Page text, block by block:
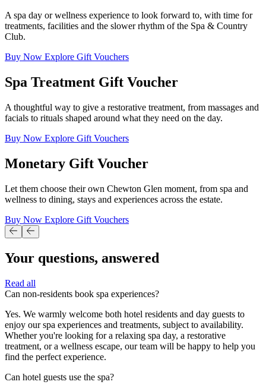
A spa day or wellness experience to look forward to, with time for
treatments, facilities and the slower rhythm of the Spa & Country
Club. ​​​​‌ ‍ ​‍​‍‌‍ ‌ ​‍‌‍‍‌‌‍‌ ‌‍‍‌‌‍ ‍​‍​‍​ ‍‍​‍​‍‌ ​ ‌‍​‌‌‍ ‍‌‍‍‌‌ ‌​‌ ‍‌​‍ ‍‌‍‍‌‌‍ ​‍​‍​‍ ​​‍​‍‌‍‍​‌ ​‍‌‍‌‌‌‍‌‍​‍​‍​ ‍‍​‍​‍‌‍‍​‌ ‌​‌ ‌​‌ ​​‌ ​ ​ ‍‍​‍ ​‍ ‌‍ ​​‍ ‌‌‍​‌‌‍ ‍‌‍‌​​‍ ‌‌ ​‍​‍ ‌‌‍‍​‌‍ ‌ ‌​‌‍‌‌‌‍ ​‌ ​ ​‍ ‌‌ ​ ‌ ‌​‌ ‌‌‌‍‌​‌‍‍‌‌‍ ​‍ ‍‌ ‌‍‌‍‌‌‌ ​‍‌‍​ ‌‍‌‌‌‍ ​​‍ ‍‌‍​‌‌ ​​‌ ​​​‍ ‌‍‍‌‌‍ ‍‌ ‌​‌‍‌‌‌‍ ‍‌ ‌​​‍ ‌‍‌‌‌‍‌​‌‍‍‌‌ ‌​​‍ ‌‍ ‌‌‍ ‌‍‌​‌‍‌‌​ ‌‌ ​​‌ ​‍‌‍‌‌‌ ​ ‌‍‌‌‌‍ ‍‌ ‌​‌‍​‌‌ ‌​‌‍‍‌‌‍ ‌‍ ‍​ ‍ ‌‍‍‌‌‍‌​​ ‌​ ​‌‌‍‌‍​ ‌‌‌‍​ ​ ​ ​ ‍​‌‍​‌‌‍​‌​‍ ‌​ ‍​​ ‍​​ ‌​​ ‍​​‍ ‌​ ‌​​ ​‍‌‍‌‌‌‍‌‍​‍ ‌​ ‍‌​ ‍​​ ​​‌‍‌‌​‍ ‌​ ‌ ‌‍‌​​ ‌​‌‍‌‌‌‍​ ‌‍‌​​ ‍‌​ ‍​​ ​ ‌‍​ ‌‍​‌‌‍‌‌​ ‍ ‌ ‌​‌ ‍‌‌ ​​‌‍‌‌​ ‌‌‍‍​‌‍ ‌ ‌​‌‍‌‌‌‍ ​‌‌​ ‌‍‍‌‌ ‌​‌‍‌‌‌‌​​‌‍​‌‌‍‌ ‌‍‌‌​ ‍ ‌ ​​‌‍​‌‌ ‌​‌‍‍​​ ‌‌ ​​‌‍​‌‌‍‌ ‌‍‌‌‌​​‍‌ ‌‌‌‍‍‌‌‍ ​‌‍‌​‌‍‌‌‌ ​‍​‍‌‌​ ‌‌‌​​‍‌‌ ‌‍‍ ‌‍‌‌‌ ‍‌​‍‌‌​ ​ ‌​‌​​‍‌‌​ ​ ‌​‌​​‍‌‌​ ​‍​ ​‍‌‍​ ​ ‌​​ ‌ ​ ‌ ​ ‌‍​ ‌‌​ ​ ​ ​​​ ​‌​ ​ ‌‍‌‍​ ‍​​‍‌‌​ ​‍​ ​‍​‍‌‌​ ‌‌‌​‌​​‍ ‍‌‍‌‌‌‍ ‍‌ ‌​‌ ​‍‌‍‍‌‌‍‌‌‌ ​ ​‍‌‌​ ‌‌‌​​‍‌‌ ‌‍‍ ‌‍‌‌‌ ‍‌​‍‌‌​ ​ ‌​‌​​‍‌‌​ ​ ‌​‌​​‍‌‌​ ​‍​ ​‍​ ‍​‌‍‌‍‌‍‌​‌‍​‌‌‍‌‌​ ​​‌‍​ ​ ‌‌‌‍​‌​ ‌‍‌‍‌‌​ ‍‌​‍‌‌​ ​‍​ ​‍​‍‌‌​ ‌‌‌​‌​​‍ ‍‌‍​‍‌‍ ‌‍‌​‌ ‍‌​ ‌‍​‍‌‍​‌‌ ​ ‌‍‌‌‌‌‌‌‌ ​‍‌‍ ​​ ‌‌‍‍​‌ ‌​‌ ‌​‌ ​​‌ ​ ​‍‌‌​ ​ ‌​​‌​‍‌‌​ ​‍‌​‌‍​‍‌‌​ ​‍‌​‌‍‌‍ ​​‍ ‌‌‍​‌‌‍ ‍‌‍‌​​‍ ‌‌ ​‍​‍ ‌‌‍‍​‌‍ ‌ ‌​‌‍‌‌‌‍ ​‌ ​ ​‍ ‌‌ ​ ‌ ‌​‌ ‌‌‌‍‌​‌‍‍‌‌‍ ​‍ ‍‌ ‌‍‌‍‌‌‌ ​‍‌‍​ ‌‍‌‌‌‍ ​​‍ ‍‌‍​‌‌ ​​‌ ​​​‍‌‍‌‍‍‌‌‍‌​​ ‌​ ​‌‌‍‌‍​ ‌‌‌‍​ ​ ​ ​ ‍​‌‍​‌‌‍​‌​‍ ‌​ ‍​​ ‍​​ ‌​​ ‍​​‍ ‌​ ‌​​ ​‍‌‍‌‌‌‍‌‍​‍ ‌​ ‍‌​ ‍​​ ​​‌‍‌‌​‍ ‌​ ‌ ‌‍‌​​ ‌​‌‍‌‌‌‍​ ‌‍‌​​ ‍‌​ ‍​​ ​ ‌‍​ ‌‍​‌‌‍‌‌​‍‌‍‌ ‌​‌ ‍‌‌ ​​‌‍‌‌​ ‌‌‍‍​‌‍ ‌ ‌​‌‍‌‌‌‍ ​‌‌​ ‌‍‍‌‌ ‌​‌‍‌‌‌‌​​‌‍​‌‌‍‌ ‌‍‌‌​‍‌‍‌ ​​‌‍​‌‌ ‌​‌‍‍​​ ‌‌ ​​‌‍​‌‌‍‌ ‌‍‌‌‌​​‍‌ ‌‌‌‍‍‌‌‍ ​‌‍‌​‌‍‌‌‌ ​‍​‍‌‌​ ‌‌‌​​‍‌‌ ‌‍‍ ‌‍‌‌‌ ‍‌​‍‌‌​ ​ ‌​‌​​‍‌‌​ ​ ‌​‌​​‍‌‌​ ​‍​ ​‍‌‍​ ​ ‌​​ ‌ ​ ‌ ​ ‌‍​ ‌‌​ ​ ​ ​​​ ​‌​ ​ ‌‍‌‍​ ‍​​‍‌‌​ ​‍​ ​‍​‍‌‌​ ‌‌‌​‌​​‍ ‍‌‍‌‌‌‍ ‍‌ ‌​‌ ​‍‌‍‍‌‌‍‌‌‌ ​ ​‍‌‌​ ‌‌‌​​‍‌‌ ‌‍‍ ‌‍‌‌‌ ‍‌​‍‌‌​ ​ ‌​‌​​‍‌‌​ ​ ‌​‌​​‍‌‌​ ​‍​ ​‍​ ‍​‌‍‌‍‌‍‌​‌‍​‌‌‍‌‌​ ​​‌‍​ ​ ‌‌‌‍​‌​ ‌‍‌‍‌‌​ ‍‌​‍‌‌​ ​‍​ ​‍​‍‌‌​ ‌‌‌​‌​​‍ ‍‌‍​‍‌‍ ‌‍‌​‌ ‍‌​‍‌‍‌ ​​‌‍‌‌‌ ​‍‌ ​ ‌ ​​‌‍‌‌‌‍​ ‌ ‌​‌‍‍‌‌ ‌‍‌‍‌‌​ ‌‌ ​​‌ ‌‌‌‍​‍‌‍ ​‌‍‍‌‌ ​ ‌‍‍​‌‍‌‌‌‍‌​​‍​‍‌ ‌
Buy Now ​​​​‌ ‍ ​‍​‍‌‍ ‌ ​‍‌‍‍‌‌‍‌ ‌‍‍‌‌‍ ‍​‍​‍​ ‍‍​‍​‍‌ ​ ‌‍​‌‌‍ ‍‌‍‍‌‌ ‌​‌ ‍‌​‍ ‍‌‍‍‌‌‍ ​‍​‍​‍ ​​‍​‍‌‍‍​‌ ​‍‌‍‌‌‌‍‌‍​‍​‍​ ‍‍​‍​‍‌‍‍​‌ ‌​‌ ‌​‌ ​​‌ ​ ​ ‍‍​‍ ​‍ ‌‍ ​​‍ ‌‌‍​‌‌‍ ‍‌‍‌​​‍ ‌‌ ​‍​‍ ‌‌‍‍​‌‍ ‌ ‌​‌‍‌‌‌‍ ​‌ ​ ​‍ ‌‌ ​ ‌ ‌​‌ ‌‌‌‍‌​‌‍‍‌‌‍ ​‍ ‍‌ ‌‍‌‍‌‌‌ ​‍‌‍​ ‌‍‌‌‌‍ ​​‍ ‍‌‍​‌‌ ​​‌ ​​​‍ ‌‍‍‌‌‍ ‍‌ ‌​‌‍‌‌‌‍ ‍‌ ‌​​‍ ‌‍‌‌‌‍‌​‌‍‍‌‌ ‌​​‍ ‌‍ ‌‌‍ ‌‍‌​‌‍‌‌​ ‌‌ ​​‌ ​‍‌‍‌‌‌ ​ ‌‍‌‌‌‍ ‍‌ ‌​‌‍​‌‌ ‌​‌‍‍‌‌‍ ‌‍ ‍​ ‍ ‌‍‍‌‌‍‌​​ ‌​ ​‌‌‍‌‍​ ‌‌‌‍​ ​ ​ ​ ‍​‌‍​‌‌‍​‌​‍ ‌​ ‍​​ ‍​​ ‌​​ ‍​​‍ ‌​ ‌​​ ​‍‌‍‌‌‌‍‌‍​‍ ‌​ ‍‌​ ‍​​ ​​‌‍‌‌​‍ ‌​ ‌ ‌‍‌​​ ‌​‌‍‌‌‌‍​ ‌‍‌​​ ‍‌​ ‍​​ ​ ‌‍​ ‌‍​‌‌‍‌‌​ ‍ ‌ ‌​‌ ‍‌‌ ​​‌‍‌‌​ ‌‌‍‍​‌‍ ‌ ‌​‌‍‌‌‌‍ ​‌‌​ ‌‍‍‌‌ ‌​‌‍‌‌‌‌​​‌‍​‌‌‍‌ ‌‍‌‌​ ‍ ‌ ​​‌‍​‌‌ ‌​‌‍‍​​ ‌‌ ​​‌‍​‌‌‍‌ ‌‍‌‌‌​​‍‌ ‌‌‌‍‍‌‌‍ ​‌‍‌​‌‍‌‌‌ ​‍​‍‌‌​ ‌‌‌​​‍‌‌ ‌‍‍ ‌‍‌‌‌ ‍‌​‍‌‌​ ​ ‌​‌​​‍‌‌​ ​ ‌​‌​​‍‌‌​ ​‍​ ​‍‌‍​ ​ ‌​​ ‌ ​ ‌ ​ ‌‍​ ‌‌​ ​ ​ ​​​ ​‌​ ​ ‌‍‌‍​ ‍​​‍‌‌​ ​‍​ ​‍​‍‌‌​ ‌‌‌​‌​​‍ ‍‌‍‌‌‌‍ ‍‌ ‌​‌ ​‍‌‍‍‌‌‍‌‌‌ ​ ​‍‌‌​ ‌‌‌​​‍‌‌ ‌‍‍ ‌‍‌‌‌ ‍‌​‍‌‌​ ​ ‌​‌​​‍‌‌​ ​ ‌​‌​​‍‌‌​ ​‍​ ​‍​ ‍​‌‍‌‍‌‍‌​‌‍​‌‌‍‌‌​ ​​‌‍​ ​ ‌‌‌‍​‌​ ‌‍‌‍‌‌​ ‍‌​‍‌‌​ ​‍​ ​‍​‍‌‌​ ‌‌‌​‌​​‍ ‍‌ ​​‌ ​‍‌‍‍‌‌‍ ‌‌‍​‌‌ ​‍‌ ‍‌‌​​ ‌ ‌​‌‍​‌​‍ ‍‌‍ ​‌‍​‌‌‍​‍‌‍‌‌‌‍ ​​ ‌‍​‍‌‍​‌‌ ​ ‌‍‌‌‌‌‌‌‌ ​‍‌‍ ​​ ‌‌‍‍​‌ ‌​‌ ‌​‌ ​​‌ ​ ​‍‌‌​ ​ ‌​​‌​‍‌‌​ ​‍‌​‌‍​‍‌‌​ ​‍‌​‌‍‌‍ ​​‍ ‌‌‍​‌‌‍ ‍‌‍‌​​‍ ‌‌ ​‍​‍ ‌‌‍‍​‌‍ ‌ ‌​‌‍‌‌‌‍ ​‌ ​ ​‍ ‌‌ ​ ‌ ‌​‌ ‌‌‌‍‌​‌‍‍‌‌‍ ​‍ ‍‌ ‌‍‌‍‌‌‌ ​‍‌‍​ ‌‍‌‌‌‍ ​​‍ ‍‌‍​‌‌ ​​‌ ​​​‍‌‍‌‍‍‌‌‍‌​​ ‌​ ​‌‌‍‌‍​ ‌‌‌‍​ ​ ​ ​ ‍​‌‍​‌‌‍​‌​‍ ‌​ ‍​​ ‍​​ ‌​​ ‍​​‍ ‌​ ‌​​ ​‍‌‍‌‌‌‍‌‍​‍ ‌​ ‍‌​ ‍​​ ​​‌‍‌‌​‍ ‌​ ‌ ‌‍‌​​ ‌​‌‍‌‌‌‍​ ‌‍‌​​ ‍‌​ ‍​​ ​ ‌‍​ ‌‍​‌‌‍‌‌​‍‌‍‌ ‌​‌ ‍‌‌ ​​‌‍‌‌​ ‌‌‍‍​‌‍ ‌ ‌​‌‍‌‌‌‍ ​‌‌​ ‌‍‍‌‌ ‌​‌‍‌‌‌‌​​‌‍​‌‌‍‌ ‌‍‌‌​‍‌‍‌ ​​‌‍​‌‌ ‌​‌‍‍​​ ‌‌ ​​‌‍​‌‌‍‌ ‌‍‌‌‌​​‍‌ ‌‌‌‍‍‌‌‍ ​‌‍‌​‌‍‌‌‌ ​‍​‍‌‌​ ‌‌‌​​‍‌‌ ‌‍‍ ‌‍‌‌‌ ‍‌​‍‌‌​ ​ ‌​‌​​‍‌‌​ ​ ‌​‌​​‍‌‌​ ​‍​ ​‍‌‍​ ​ ‌​​ ‌ ​ ‌ ​ ‌‍​ ‌‌​ ​ ​ ​​​ ​‌​ ​ ‌‍‌‍​ ‍​​‍‌‌​ ​‍​ ​‍​‍‌‌​ ‌‌‌​‌​​‍ ‍‌‍‌‌‌‍ ‍‌ ‌​‌ ​‍‌‍‍‌‌‍‌‌‌ ​ ​‍‌‌​ ‌‌‌​​‍‌‌ ‌‍‍ ‌‍‌‌‌ ‍‌​‍‌‌​ ​ ‌​‌​​‍‌‌​ ​ ‌​‌​​‍‌‌​ ​‍​ ​‍​ ‍​‌‍‌‍‌‍‌​‌‍​‌‌‍‌‌​ ​​‌‍​ ​ ‌‌‌‍​‌​ ‌‍‌‍‌‌​ ‍‌​‍‌‌​ ​‍​ ​‍​‍‌‌​ ‌‌‌​‌​​‍ ‍‌ ​​‌ ​‍‌‍‍‌‌‍ ‌‌‍​‌‌ ​‍‌ ‍‌‌​​ ‌ ‌​‌‍​‌​‍ ‍‌‍ ​‌‍​‌‌‍​‍‌‍‌‌‌‍ ​​‍‌‍‌ ​​‌‍‌‌‌ ​‍‌ ​ ‌ ​​‌‍‌‌‌‍​ ‌ ‌​‌‍‍‌‌ ‌‍‌‍‌‌​ ‌‌ ​​‌ ‌‌‌‍​‍‌‍ ​‌‍‍‌‌ ​ ‌‍‍​‌‍‌‌‌‍‌​​‍​‍‌ ‌ Explore Gift Vouchers​​​​‌ ‍ ​‍​‍‌‍ ‌ ​‍‌‍‍‌‌‍‌ ‌‍‍‌‌‍ ‍​‍​‍​ ‍‍​‍​‍‌ ​ ‌‍​‌‌‍ ‍‌‍‍‌‌ ‌​‌ ‍‌​‍ ‍‌‍‍‌‌‍ ​‍​‍​‍ ​​‍​‍‌‍‍​‌ ​‍‌‍‌‌‌‍‌‍​‍​‍​ ‍‍​‍​‍‌‍‍​‌ ‌​‌ ‌​‌ ​​‌ ​ ​ ‍‍​‍ ​‍ ‌‍ ​​‍ ‌‌‍​‌‌‍ ‍‌‍‌​​‍ ‌‌ ​‍​‍ ‌‌‍‍​‌‍ ‌ ‌​‌‍‌‌‌‍ ​‌ ​ ​‍ ‌‌ ​ ‌ ‌​‌ ‌‌‌‍‌​‌‍‍‌‌‍ ​‍ ‍‌ ‌‍‌‍‌‌‌ ​‍‌‍​ ‌‍‌‌‌‍ ​​‍ ‍‌‍​‌‌ ​​‌ ​​​‍ ‌‍‍‌‌‍ ‍‌ ‌​‌‍‌‌‌‍ ‍‌ ‌​​‍ ‌‍‌‌‌‍‌​‌‍‍‌‌ ‌​​‍ ‌‍ ‌‌‍ ‌‍‌​‌‍‌‌​ ‌‌ ​​‌ ​‍‌‍‌‌‌ ​ ‌‍‌‌‌‍ ‍‌ ‌​‌‍​‌‌ ‌​‌‍‍‌‌‍ ‌‍ ‍​ ‍ ‌‍‍‌‌‍‌​​ ‌​ ​‌‌‍‌‍​ ‌‌‌‍​ ​ ​ ​ ‍​‌‍​‌‌‍​‌​‍ ‌​ ‍​​ ‍​​ ‌​​ ‍​​‍ ‌​ ‌​​ ​‍‌‍‌‌‌‍‌‍​‍ ‌​ ‍‌​ ‍​​ ​​‌‍‌‌​‍ ‌​ ‌ ‌‍‌​​ ‌​‌‍‌‌‌‍​ ‌‍‌​​ ‍‌​ ‍​​ ​ ‌‍​ ‌‍​‌‌‍‌‌​ ‍ ‌ ‌​‌ ‍‌‌ ​​‌‍‌‌​ ‌‌‍‍​‌‍ ‌ ‌​‌‍‌‌‌‍ ​‌‌​ ‌‍‍‌‌ ‌​‌‍‌‌‌‌​​‌‍​‌‌‍‌ ‌‍‌‌​ ‍ ‌ ​​‌‍​‌‌ ‌​‌‍‍​​ ‌‌ ​​‌‍​‌‌‍‌ ‌‍‌‌‌​​‍‌ ‌‌‌‍‍‌‌‍ ​‌‍‌​‌‍‌‌‌ ​‍​‍‌‌​ ‌‌‌​​‍‌‌ ‌‍‍ ‌‍‌‌‌ ‍‌​‍‌‌​ ​ ‌​‌​​‍‌‌​ ​ ‌​‌​​‍‌‌​ ​‍​ ​‍‌‍​ ​ ‌​​ ‌ ​ ‌ ​ ‌‍​ ‌‌​ ​ ​ ​​​ ​‌​ ​ ‌‍‌‍​ ‍​​‍‌‌​ ​‍​ ​‍​‍‌‌​ ‌‌‌​‌​​‍ ‍‌‍‌‌‌‍ ‍‌ ‌​‌ ​‍‌‍‍‌‌‍‌‌‌ ​ ​‍‌‌​ ‌‌‌​​‍‌‌ ‌‍‍ ‌‍‌‌‌ ‍‌​‍‌‌​ ​ ‌​‌​​‍‌‌​ ​ ‌​‌​​‍‌‌​ ​‍​ ​‍​ ‍​‌‍‌‍‌‍‌​‌‍​‌‌‍‌‌​ ​​‌‍​ ​ ‌‌‌‍​‌​ ‌‍‌‍‌‌​ ‍‌​‍‌‌​ ​‍​ ​‍​‍‌‌​ ‌‌‌​‌​​‍ ‍‌ ​ ‌‍‌‌‌‍​ ‌‍ ‌‍ ‍‌‍‌​‌‍​‌‌ ​‍‌ ‍‌‌​​ ‌ ‌​‌‍​‌​‍ ‍‌‍ ​‌‍​‌‌‍​‍‌‍‌‌‌‍ ​​ ‌‍​‍‌‍​‌‌ ​ ‌‍‌‌‌‌‌‌‌ ​‍‌‍ ​​ ‌‌‍‍​‌ ‌​‌ ‌​‌ ​​‌ ​ ​‍‌‌​ ​ ‌​​‌​‍‌‌​ ​‍‌​‌‍​‍‌‌​ ​‍‌​‌‍‌‍ ​​‍ ‌‌‍​‌‌‍ ‍‌‍‌​​‍ ‌‌ ​‍​‍ ‌‌‍‍​‌‍ ‌ ‌​‌‍‌‌‌‍ ​‌ ​ ​‍ ‌‌ ​ ‌ ‌​‌ ‌‌‌‍‌​‌‍‍‌‌‍ ​‍ ‍‌ ‌‍‌‍‌‌‌ ​‍‌‍​ ‌‍‌‌‌‍ ​​‍ ‍‌‍​‌‌ ​​‌ ​​​‍‌‍‌‍‍‌‌‍‌​​ ‌​ ​‌‌‍‌‍​ ‌‌‌‍​ ​ ​ ​ ‍​‌‍​‌‌‍​‌​‍ ‌​ ‍​​ ‍​​ ‌​​ ‍​​‍ ‌​ ‌​​ ​‍‌‍‌‌‌‍‌‍​‍ ‌​ ‍‌​ ‍​​ ​​‌‍‌‌​‍ ‌​ ‌ ‌‍‌​​ ‌​‌‍‌‌‌‍​ ‌‍‌​​ ‍‌​ ‍​​ ​ ‌‍​ ‌‍​‌‌‍‌‌​‍‌‍‌ ‌​‌ ‍‌‌ ​​‌‍‌‌​ ‌‌‍‍​‌‍ ‌ ‌​‌‍‌‌‌‍ ​‌‌​ ‌‍‍‌‌ ‌​‌‍‌‌‌‌​​‌‍​‌‌‍‌ ‌‍‌‌​‍‌‍‌ ​​‌‍​‌‌ ‌​‌‍‍​​ ‌‌ ​​‌‍​‌‌‍‌ ‌‍‌‌‌​​‍‌ ‌‌‌‍‍‌‌‍ ​‌‍‌​‌‍‌‌‌ ​‍​‍‌‌​ ‌‌‌​​‍‌‌ ‌‍‍ ‌‍‌‌‌ ‍‌​‍‌‌​ ​ ‌​‌​​‍‌‌​ ​ ‌​‌​​‍‌‌​ ​‍​ ​‍‌‍​ ​ ‌​​ ‌ ​ ‌ ​ ‌‍​ ‌‌​ ​ ​ ​​​ ​‌​ ​ ‌‍‌‍​ ‍​​‍‌‌​ ​‍​ ​‍​‍‌‌​ ‌‌‌​‌​​‍ ‍‌‍‌‌‌‍ ‍‌ ‌​‌ ​‍‌‍‍‌‌‍‌‌‌ ​ ​‍‌‌​ ‌‌‌​​‍‌‌ ‌‍‍ ‌‍‌‌‌ ‍‌​‍‌‌​ ​ ‌​‌​​‍‌‌​ ​ ‌​‌​​‍‌‌​ ​‍​ ​‍​ ‍​‌‍‌‍‌‍‌​‌‍​‌‌‍‌‌​ ​​‌‍​ ​ ‌‌‌‍​‌​ ‌‍‌‍‌‌​ ‍‌​‍‌‌​ ​‍​ ​‍​‍‌‌​ ‌‌‌​‌​​‍ ‍‌ ​ ‌‍‌‌‌‍​ ‌‍ ‌‍ ‍‌‍‌​‌‍​‌‌ ​‍‌ ‍‌‌​​ ‌ ‌​‌‍​‌​‍ ‍‌‍ ​‌‍​‌‌‍​‍‌‍‌‌‌‍ ​​‍‌‍‌ ​​‌‍‌‌‌ ​‍‌ ​ ‌ ​​‌‍‌‌‌‍​ ‌ ‌​‌‍‍‌‌ ‌‍‌‍‌‌​ ‌‌ ​​‌ ‌‌‌‍​‍‌‍ ​‌‍‍‌‌ ​ ‌‍‍​‌‍‌‌‌‍‌​​‍​‍‌ ‌
Spa Treatment Gift Voucher​​​​‌ ‍ ​‍​‍‌‍ ‌ ​‍‌‍‍‌‌‍‌ ‌‍‍‌‌‍ ‍​‍​‍​ ‍‍​‍​‍‌ ​ ‌‍​‌‌‍ ‍‌‍‍‌‌ ‌​‌ ‍‌​‍ ‍‌‍‍‌‌‍ ​‍​‍​‍ ​​‍​‍‌‍‍​‌ ​‍‌‍‌‌‌‍‌‍​‍​‍​ ‍‍​‍​‍‌‍‍​‌ ‌​‌ ‌​‌ ​​‌ ​ ​ ‍‍​‍ ​‍ ‌‍ ​​‍ ‌‌‍​‌‌‍ ‍‌‍‌​​‍ ‌‌ ​‍​‍ ‌‌‍‍​‌‍ ‌ ‌​‌‍‌‌‌‍ ​‌ ​ ​‍ ‌‌ ​ ‌ ‌​‌ ‌‌‌‍‌​‌‍‍‌‌‍ ​‍ ‍‌ ‌‍‌‍‌‌‌ ​‍‌‍​ ‌‍‌‌‌‍ ​​‍ ‍‌‍​‌‌ ​​‌ ​​​‍ ‌‍‍‌‌‍ ‍‌ ‌​‌‍‌‌‌‍ ‍‌ ‌​​‍ ‌‍‌‌‌‍‌​‌‍‍‌‌ ‌​​‍ ‌‍ ‌‌‍ ‌‍‌​‌‍‌‌​ ‌‌ ​​‌ ​‍‌‍‌‌‌ ​ ‌‍‌‌‌‍ ‍‌ ‌​‌‍​‌‌ ‌​‌‍‍‌‌‍ ‌‍ ‍​ ‍ ‌‍‍‌‌‍‌​​ ‌​ ​‌‌‍‌‍​ ‌‌‌‍​ ​ ​ ​ ‍​‌‍​‌‌‍​‌​‍ ‌​ ‍​​ ‍​​ ‌​​ ‍​​‍ ‌​ ‌​​ ​‍‌‍‌‌‌‍‌‍​‍ ‌​ ‍‌​ ‍​​ ​​‌‍‌‌​‍ ‌​ ‌ ‌‍‌​​ ‌​‌‍‌‌‌‍​ ‌‍‌​​ ‍‌​ ‍​​ ​ ‌‍​ ‌‍​‌‌‍‌‌​ ‍ ‌ ‌​‌ ‍‌‌ ​​‌‍‌‌​ ‌‌‍‍​‌‍ ‌ ‌​‌‍‌‌‌‍ ​‌‌​ ‌‍‍‌‌ ‌​‌‍‌‌‌‌​​‌‍​‌‌‍‌ ‌‍‌‌​ ‍ ‌ ​​‌‍​‌‌ ‌​‌‍‍​​ ‌‌ ​​‌‍​‌‌‍‌ ‌‍‌‌‌​​‍‌ ‌‌‌‍‍‌‌‍ ​‌‍‌​‌‍‌‌‌ ​‍​‍‌‌​ ‌‌‌​​‍‌‌ ‌‍‍ ‌‍‌‌‌ ‍‌​‍‌‌​ ​ ‌​‌​​‍‌‌​ ​ ‌​‌​​‍‌‌​ ​‍​ ​‍‌‍​ ​ ‌​​ ‌ ​ ‌ ​ ‌‍​ ‌‌​ ​ ​ ​​​ ​‌​ ​ ‌‍‌‍​ ‍​​‍‌‌​ ​‍​ ​‍​‍‌‌​ ‌‌‌​‌​​‍ ‍‌‍‌‌‌‍ ‍‌ ‌​‌ ​‍‌‍‍‌‌‍‌‌‌ ​ ​‍‌‌​ ‌‌‌​​‍‌‌ ‌‍‍ ‌‍‌‌‌ ‍‌​‍‌‌​ ​ ‌​‌​​‍‌‌​ ​ ‌​‌​​‍‌‌​ ​‍​ ​‍​ ‌‌‌‍‌‌​ ‌​​ ‌‌​ ‌​​ ​‌​ ‌‍‌‍​‌​ ‌​‌‍​‍​ ​‌​ ​​​‍‌‌​ ​‍​ ​‍​‍‌‌​ ‌‌‌​‌​​‍ ‍‌‍‍​‌‍‌‌‌‍​‌‌‍‌​‌‍‍‌‌‍ ‍‌‍‌ ​ ‌‍​‍‌‍​‌‌ ​ ‌‍‌‌‌‌‌‌‌ ​‍‌‍ ​​ ‌‌‍‍​‌ ‌​‌ ‌​‌ ​​‌ ​ ​‍‌‌​ ​ ‌​​‌​‍‌‌​ ​‍‌​‌‍​‍‌‌​ ​‍‌​‌‍‌‍ ​​‍ ‌‌‍​‌‌‍ ‍‌‍‌​​‍ ‌‌ ​‍​‍ ‌‌‍‍​‌‍ ‌ ‌​‌‍‌‌‌‍ ​‌ ​ ​‍ ‌‌ ​ ‌ ‌​‌ ‌‌‌‍‌​‌‍‍‌‌‍ ​‍ ‍‌ ‌‍‌‍‌‌‌ ​‍‌‍​ ‌‍‌‌‌‍ ​​‍ ‍‌‍​‌‌ ​​‌ ​​​‍‌‍‌‍‍‌‌‍‌​​ ‌​ ​‌‌‍‌‍​ ‌‌‌‍​ ​ ​ ​ ‍​‌‍​‌‌‍​‌​‍ ‌​ ‍​​ ‍​​ ‌​​ ‍​​‍ ‌​ ‌​​ ​‍‌‍‌‌‌‍‌‍​‍ ‌​ ‍‌​ ‍​​ ​​‌‍‌‌​‍ ‌​ ‌ ‌‍‌​​ ‌​‌‍‌‌‌‍​ ‌‍‌​​ ‍‌​ ‍​​ ​ ‌‍​ ‌‍​‌‌‍‌‌​‍‌‍‌ ‌​‌ ‍‌‌ ​​‌‍‌‌​ ‌‌‍‍​‌‍ ‌ ‌​‌‍‌‌‌‍ ​‌‌​ ‌‍‍‌‌ ‌​‌‍‌‌‌‌​​‌‍​‌‌‍‌ ‌‍‌‌​‍‌‍‌ ​​‌‍​‌‌ ‌​‌‍‍​​ ‌‌ ​​‌‍​‌‌‍‌ ‌‍‌‌‌​​‍‌ ‌‌‌‍‍‌‌‍ ​‌‍‌​‌‍‌‌‌ ​‍​‍‌‌​ ‌‌‌​​‍‌‌ ‌‍‍ ‌‍‌‌‌ ‍‌​‍‌‌​ ​ ‌​‌​​‍‌‌​ ​ ‌​‌​​‍‌‌​ ​‍​ ​‍‌‍​ ​ ‌​​ ‌ ​ ‌ ​ ‌‍​ ‌‌​ ​ ​ ​​​ ​‌​ ​ ‌‍‌‍​ ‍​​‍‌‌​ ​‍​ ​‍​‍‌‌​ ‌‌‌​‌​​‍ ‍‌‍‌‌‌‍ ‍‌ ‌​‌ ​‍‌‍‍‌‌‍‌‌‌ ​ ​‍‌‌​ ‌‌‌​​‍‌‌ ‌‍‍ ‌‍‌‌‌ ‍‌​‍‌‌​ ​ ‌​‌​​‍‌‌​ ​ ‌​‌​​‍‌‌​ ​‍​ ​‍​ ‌‌‌‍‌‌​ ‌​​ ‌‌​ ‌​​ ​‌​ ‌‍‌‍​‌​ ‌​‌‍​‍​ ​‌​ ​​​‍‌‌​ ​‍​ ​‍​‍‌‌​ ‌‌‌​‌​​‍ ‍‌‍‍​‌‍‌‌‌‍​‌‌‍‌​‌‍‍‌‌‍ ‍‌‍‌ ​‍‌‍‌ ​​‌‍‌‌‌ ​‍‌ ​ ‌ ​​‌‍‌‌‌‍​ ‌ ‌​‌‍‍‌‌ ‌‍‌‍‌‌​ ‌‌ ​​‌ ‌‌‌‍​‍‌‍ ​‌‍‍‌‌ ​ ‌‍‍​‌‍‌‌‌‍‌​​‍​‍‌ ‌
A thoughtful way to give a restorative treatment, from massages and
facials to rituals shaped around what they need on the day. ​​​​‌ ‍ ​‍​‍‌‍ ‌ ​‍‌‍‍‌‌‍‌ ‌‍‍‌‌‍ ‍​‍​‍​ ‍‍​‍​‍‌ ​ ‌‍​‌‌‍ ‍‌‍‍‌‌ ‌​‌ ‍‌​‍ ‍‌‍‍‌‌‍ ​‍​‍​‍ ​​‍​‍‌‍‍​‌ ​‍‌‍‌‌‌‍‌‍​‍​‍​ ‍‍​‍​‍‌‍‍​‌ ‌​‌ ‌​‌ ​​‌ ​ ​ ‍‍​‍ ​‍ ‌‍ ​​‍ ‌‌‍​‌‌‍ ‍‌‍‌​​‍ ‌‌ ​‍​‍ ‌‌‍‍​‌‍ ‌ ‌​‌‍‌‌‌‍ ​‌ ​ ​‍ ‌‌ ​ ‌ ‌​‌ ‌‌‌‍‌​‌‍‍‌‌‍ ​‍ ‍‌ ‌‍‌‍‌‌‌ ​‍‌‍​ ‌‍‌‌‌‍ ​​‍ ‍‌‍​‌‌ ​​‌ ​​​‍ ‌‍‍‌‌‍ ‍‌ ‌​‌‍‌‌‌‍ ‍‌ ‌​​‍ ‌‍‌‌‌‍‌​‌‍‍‌‌ ‌​​‍ ‌‍ ‌‌‍ ‌‍‌​‌‍‌‌​ ‌‌ ​​‌ ​‍‌‍‌‌‌ ​ ‌‍‌‌‌‍ ‍‌ ‌​‌‍​‌‌ ‌​‌‍‍‌‌‍ ‌‍ ‍​ ‍ ‌‍‍‌‌‍‌​​ ‌​ ​‌‌‍‌‍​ ‌‌‌‍​ ​ ​ ​ ‍​‌‍​‌‌‍​‌​‍ ‌​ ‍​​ ‍​​ ‌​​ ‍​​‍ ‌​ ‌​​ ​‍‌‍‌‌‌‍‌‍​‍ ‌​ ‍‌​ ‍​​ ​​‌‍‌‌​‍ ‌​ ‌ ‌‍‌​​ ‌​‌‍‌‌‌‍​ ‌‍‌​​ ‍‌​ ‍​​ ​ ‌‍​ ‌‍​‌‌‍‌‌​ ‍ ‌ ‌​‌ ‍‌‌ ​​‌‍‌‌​ ‌‌‍‍​‌‍ ‌ ‌​‌‍‌‌‌‍ ​‌‌​ ‌‍‍‌‌ ‌​‌‍‌‌‌‌​​‌‍​‌‌‍‌ ‌‍‌‌​ ‍ ‌ ​​‌‍​‌‌ ‌​‌‍‍​​ ‌‌ ​​‌‍​‌‌‍‌ ‌‍‌‌‌​​‍‌ ‌‌‌‍‍‌‌‍ ​‌‍‌​‌‍‌‌‌ ​‍​‍‌‌​ ‌‌‌​​‍‌‌ ‌‍‍ ‌‍‌‌‌ ‍‌​‍‌‌​ ​ ‌​‌​​‍‌‌​ ​ ‌​‌​​‍‌‌​ ​‍​ ​‍‌‍​ ​ ‌​​ ‌ ​ ‌ ​ ‌‍​ ‌‌​ ​ ​ ​​​ ​‌​ ​ ‌‍‌‍​ ‍​​‍‌‌​ ​‍​ ​‍​‍‌‌​ ‌‌‌​‌​​‍ ‍‌‍‌‌‌‍ ‍‌ ‌​‌ ​‍‌‍‍‌‌‍‌‌‌ ​ ​‍‌‌​ ‌‌‌​​‍‌‌ ‌‍‍ ‌‍‌‌‌ ‍‌​‍‌‌​ ​ ‌​‌​​‍‌‌​ ​ ‌​‌​​‍‌‌​ ​‍​ ​‍​ ‌‌‌‍‌‌​ ‌​​ ‌‌​ ‌​​ ​‌​ ‌‍‌‍​‌​ ‌​‌‍​‍​ ​‌​ ​​​‍‌‌​ ​‍​ ​‍​‍‌‌​ ‌‌‌​‌​​‍ ‍‌‍​‍‌‍ ‌‍‌​‌ ‍‌​ ‌‍​‍‌‍​‌‌ ​ ‌‍‌‌‌‌‌‌‌ ​‍‌‍ ​​ ‌‌‍‍​‌ ‌​‌ ‌​‌ ​​‌ ​ ​‍‌‌​ ​ ‌​​‌​‍‌‌​ ​‍‌​‌‍​‍‌‌​ ​‍‌​‌‍‌‍ ​​‍ ‌‌‍​‌‌‍ ‍‌‍‌​​‍ ‌‌ ​‍​‍ ‌‌‍‍​‌‍ ‌ ‌​‌‍‌‌‌‍ ​‌ ​ ​‍ ‌‌ ​ ‌ ‌​‌ ‌‌‌‍‌​‌‍‍‌‌‍ ​‍ ‍‌ ‌‍‌‍‌‌‌ ​‍‌‍​ ‌‍‌‌‌‍ ​​‍ ‍‌‍​‌‌ ​​‌ ​​​‍‌‍‌‍‍‌‌‍‌​​ ‌​ ​‌‌‍‌‍​ ‌‌‌‍​ ​ ​ ​ ‍​‌‍​‌‌‍​‌​‍ ‌​ ‍​​ ‍​​ ‌​​ ‍​​‍ ‌​ ‌​​ ​‍‌‍‌‌‌‍‌‍​‍ ‌​ ‍‌​ ‍​​ ​​‌‍‌‌​‍ ‌​ ‌ ‌‍‌​​ ‌​‌‍‌‌‌‍​ ‌‍‌​​ ‍‌​ ‍​​ ​ ‌‍​ ‌‍​‌‌‍‌‌​‍‌‍‌ ‌​‌ ‍‌‌ ​​‌‍‌‌​ ‌‌‍‍​‌‍ ‌ ‌​‌‍‌‌‌‍ ​‌‌​ ‌‍‍‌‌ ‌​‌‍‌‌‌‌​​‌‍​‌‌‍‌ ‌‍‌‌​‍‌‍‌ ​​‌‍​‌‌ ‌​‌‍‍​​ ‌‌ ​​‌‍​‌‌‍‌ ‌‍‌‌‌​​‍‌ ‌‌‌‍‍‌‌‍ ​‌‍‌​‌‍‌‌‌ ​‍​‍‌‌​ ‌‌‌​​‍‌‌ ‌‍‍ ‌‍‌‌‌ ‍‌​‍‌‌​ ​ ‌​‌​​‍‌‌​ ​ ‌​‌​​‍‌‌​ ​‍​ ​‍‌‍​ ​ ‌​​ ‌ ​ ‌ ​ ‌‍​ ‌‌​ ​ ​ ​​​ ​‌​ ​ ‌‍‌‍​ ‍​​‍‌‌​ ​‍​ ​‍​‍‌‌​ ‌‌‌​‌​​‍ ‍‌‍‌‌‌‍ ‍‌ ‌​‌ ​‍‌‍‍‌‌‍‌‌‌ ​ ​‍‌‌​ ‌‌‌​​‍‌‌ ‌‍‍ ‌‍‌‌‌ ‍‌​‍‌‌​ ​ ‌​‌​​‍‌‌​ ​ ‌​‌​​‍‌‌​ ​‍​ ​‍​ ‌‌‌‍‌‌​ ‌​​ ‌‌​ ‌​​ ​‌​ ‌‍‌‍​‌​ ‌​‌‍​‍​ ​‌​ ​​​‍‌‌​ ​‍​ ​‍​‍‌‌​ ‌‌‌​‌​​‍ ‍‌‍​‍‌‍ ‌‍‌​‌ ‍‌​‍‌‍‌ ​​‌‍‌‌‌ ​‍‌ ​ ‌ ​​‌‍‌‌‌‍​ ‌ ‌​‌‍‍‌‌ ‌‍‌‍‌‌​ ‌‌ ​​‌ ‌‌‌‍​‍‌‍ ​‌‍‍‌‌ ​ ‌‍‍​‌‍‌‌‌‍‌​​‍​‍‌ ‌
Buy Now ​​​​‌ ‍ ​‍​‍‌‍ ‌ ​‍‌‍‍‌‌‍‌ ‌‍‍‌‌‍ ‍​‍​‍​ ‍‍​‍​‍‌ ​ ‌‍​‌‌‍ ‍‌‍‍‌‌ ‌​‌ ‍‌​‍ ‍‌‍‍‌‌‍ ​‍​‍​‍ ​​‍​‍‌‍‍​‌ ​‍‌‍‌‌‌‍‌‍​‍​‍​ ‍‍​‍​‍‌‍‍​‌ ‌​‌ ‌​‌ ​​‌ ​ ​ ‍‍​‍ ​‍ ‌‍ ​​‍ ‌‌‍​‌‌‍ ‍‌‍‌​​‍ ‌‌ ​‍​‍ ‌‌‍‍​‌‍ ‌ ‌​‌‍‌‌‌‍ ​‌ ​ ​‍ ‌‌ ​ ‌ ‌​‌ ‌‌‌‍‌​‌‍‍‌‌‍ ​‍ ‍‌ ‌‍‌‍‌‌‌ ​‍‌‍​ ‌‍‌‌‌‍ ​​‍ ‍‌‍​‌‌ ​​‌ ​​​‍ ‌‍‍‌‌‍ ‍‌ ‌​‌‍‌‌‌‍ ‍‌ ‌​​‍ ‌‍‌‌‌‍‌​‌‍‍‌‌ ‌​​‍ ‌‍ ‌‌‍ ‌‍‌​‌‍‌‌​ ‌‌ ​​‌ ​‍‌‍‌‌‌ ​ ‌‍‌‌‌‍ ‍‌ ‌​‌‍​‌‌ ‌​‌‍‍‌‌‍ ‌‍ ‍​ ‍ ‌‍‍‌‌‍‌​​ ‌​ ​‌‌‍‌‍​ ‌‌‌‍​ ​ ​ ​ ‍​‌‍​‌‌‍​‌​‍ ‌​ ‍​​ ‍​​ ‌​​ ‍​​‍ ‌​ ‌​​ ​‍‌‍‌‌‌‍‌‍​‍ ‌​ ‍‌​ ‍​​ ​​‌‍‌‌​‍ ‌​ ‌ ‌‍‌​​ ‌​‌‍‌‌‌‍​ ‌‍‌​​ ‍‌​ ‍​​ ​ ‌‍​ ‌‍​‌‌‍‌‌​ ‍ ‌ ‌​‌ ‍‌‌ ​​‌‍‌‌​ ‌‌‍‍​‌‍ ‌ ‌​‌‍‌‌‌‍ ​‌‌​ ‌‍‍‌‌ ‌​‌‍‌‌‌‌​​‌‍​‌‌‍‌ ‌‍‌‌​ ‍ ‌ ​​‌‍​‌‌ ‌​‌‍‍​​ ‌‌ ​​‌‍​‌‌‍‌ ‌‍‌‌‌​​‍‌ ‌‌‌‍‍‌‌‍ ​‌‍‌​‌‍‌‌‌ ​‍​‍‌‌​ ‌‌‌​​‍‌‌ ‌‍‍ ‌‍‌‌‌ ‍‌​‍‌‌​ ​ ‌​‌​​‍‌‌​ ​ ‌​‌​​‍‌‌​ ​‍​ ​‍‌‍​ ​ ‌​​ ‌ ​ ‌ ​ ‌‍​ ‌‌​ ​ ​ ​​​ ​‌​ ​ ‌‍‌‍​ ‍​​‍‌‌​ ​‍​ ​‍​‍‌‌​ ‌‌‌​‌​​‍ ‍‌‍‌‌‌‍ ‍‌ ‌​‌ ​‍‌‍‍‌‌‍‌‌‌ ​ ​‍‌‌​ ‌‌‌​​‍‌‌ ‌‍‍ ‌‍‌‌‌ ‍‌​‍‌‌​ ​ ‌​‌​​‍‌‌​ ​ ‌​‌​​‍‌‌​ ​‍​ ​‍​ ‌‌‌‍‌‌​ ‌​​ ‌‌​ ‌​​ ​‌​ ‌‍‌‍​‌​ ‌​‌‍​‍​ ​‌​ ​​​‍‌‌​ ​‍​ ​‍​‍‌‌​ ‌‌‌​‌​​‍ ‍‌ ​​‌ ​‍‌‍‍‌‌‍ ‌‌‍​‌‌ ​‍‌ ‍‌‌​​ ‌ ‌​‌‍​‌​‍ ‍‌‍ ​‌‍​‌‌‍​‍‌‍‌‌‌‍ ​​ ‌‍​‍‌‍​‌‌ ​ ‌‍‌‌‌‌‌‌‌ ​‍‌‍ ​​ ‌‌‍‍​‌ ‌​‌ ‌​‌ ​​‌ ​ ​‍‌‌​ ​ ‌​​‌​‍‌‌​ ​‍‌​‌‍​‍‌‌​ ​‍‌​‌‍‌‍ ​​‍ ‌‌‍​‌‌‍ ‍‌‍‌​​‍ ‌‌ ​‍​‍ ‌‌‍‍​‌‍ ‌ ‌​‌‍‌‌‌‍ ​‌ ​ ​‍ ‌‌ ​ ‌ ‌​‌ ‌‌‌‍‌​‌‍‍‌‌‍ ​‍ ‍‌ ‌‍‌‍‌‌‌ ​‍‌‍​ ‌‍‌‌‌‍ ​​‍ ‍‌‍​‌‌ ​​‌ ​​​‍‌‍‌‍‍‌‌‍‌​​ ‌​ ​‌‌‍‌‍​ ‌‌‌‍​ ​ ​ ​ ‍​‌‍​‌‌‍​‌​‍ ‌​ ‍​​ ‍​​ ‌​​ ‍​​‍ ‌​ ‌​​ ​‍‌‍‌‌‌‍‌‍​‍ ‌​ ‍‌​ ‍​​ ​​‌‍‌‌​‍ ‌​ ‌ ‌‍‌​​ ‌​‌‍‌‌‌‍​ ‌‍‌​​ ‍‌​ ‍​​ ​ ‌‍​ ‌‍​‌‌‍‌‌​‍‌‍‌ ‌​‌ ‍‌‌ ​​‌‍‌‌​ ‌‌‍‍​‌‍ ‌ ‌​‌‍‌‌‌‍ ​‌‌​ ‌‍‍‌‌ ‌​‌‍‌‌‌‌​​‌‍​‌‌‍‌ ‌‍‌‌​‍‌‍‌ ​​‌‍​‌‌ ‌​‌‍‍​​ ‌‌ ​​‌‍​‌‌‍‌ ‌‍‌‌‌​​‍‌ ‌‌‌‍‍‌‌‍ ​‌‍‌​‌‍‌‌‌ ​‍​‍‌‌​ ‌‌‌​​‍‌‌ ‌‍‍ ‌‍‌‌‌ ‍‌​‍‌‌​ ​ ‌​‌​​‍‌‌​ ​ ‌​‌​​‍‌‌​ ​‍​ ​‍‌‍​ ​ ‌​​ ‌ ​ ‌ ​ ‌‍​ ‌‌​ ​ ​ ​​​ ​‌​ ​ ‌‍‌‍​ ‍​​‍‌‌​ ​‍​ ​‍​‍‌‌​ ‌‌‌​‌​​‍ ‍‌‍‌‌‌‍ ‍‌ ‌​‌ ​‍‌‍‍‌‌‍‌‌‌ ​ ​‍‌‌​ ‌‌‌​​‍‌‌ ‌‍‍ ‌‍‌‌‌ ‍‌​‍‌‌​ ​ ‌​‌​​‍‌‌​ ​ ‌​‌​​‍‌‌​ ​‍​ ​‍​ ‌‌‌‍‌‌​ ‌​​ ‌‌​ ‌​​ ​‌​ ‌‍‌‍​‌​ ‌​‌‍​‍​ ​‌​ ​​​‍‌‌​ ​‍​ ​‍​‍‌‌​ ‌‌‌​‌​​‍ ‍‌ ​​‌ ​‍‌‍‍‌‌‍ ‌‌‍​‌‌ ​‍‌ ‍‌‌​​ ‌ ‌​‌‍​‌​‍ ‍‌‍ ​‌‍​‌‌‍​‍‌‍‌‌‌‍ ​​‍‌‍‌ ​​‌‍‌‌‌ ​‍‌ ​ ‌ ​​‌‍‌‌‌‍​ ‌ ‌​‌‍‍‌‌ ‌‍‌‍‌‌​ ‌‌ ​​‌ ‌‌‌‍​‍‌‍ ​‌‍‍‌‌ ​ ‌‍‍​‌‍‌‌‌‍‌​​‍​‍‌ ‌ Explore Gift Vouchers​​​​‌ ‍ ​‍​‍‌‍ ‌ ​‍‌‍‍‌‌‍‌ ‌‍‍‌‌‍ ‍​‍​‍​ ‍‍​‍​‍‌ ​ ‌‍​‌‌‍ ‍‌‍‍‌‌ ‌​‌ ‍‌​‍ ‍‌‍‍‌‌‍ ​‍​‍​‍ ​​‍​‍‌‍‍​‌ ​‍‌‍‌‌‌‍‌‍​‍​‍​ ‍‍​‍​‍‌‍‍​‌ ‌​‌ ‌​‌ ​​‌ ​ ​ ‍‍​‍ ​‍ ‌‍ ​​‍ ‌‌‍​‌‌‍ ‍‌‍‌​​‍ ‌‌ ​‍​‍ ‌‌‍‍​‌‍ ‌ ‌​‌‍‌‌‌‍ ​‌ ​ ​‍ ‌‌ ​ ‌ ‌​‌ ‌‌‌‍‌​‌‍‍‌‌‍ ​‍ ‍‌ ‌‍‌‍‌‌‌ ​‍‌‍​ ‌‍‌‌‌‍ ​​‍ ‍‌‍​‌‌ ​​‌ ​​​‍ ‌‍‍‌‌‍ ‍‌ ‌​‌‍‌‌‌‍ ‍‌ ‌​​‍ ‌‍‌‌‌‍‌​‌‍‍‌‌ ‌​​‍ ‌‍ ‌‌‍ ‌‍‌​‌‍‌‌​ ‌‌ ​​‌ ​‍‌‍‌‌‌ ​ ‌‍‌‌‌‍ ‍‌ ‌​‌‍​‌‌ ‌​‌‍‍‌‌‍ ‌‍ ‍​ ‍ ‌‍‍‌‌‍‌​​ ‌​ ​‌‌‍‌‍​ ‌‌‌‍​ ​ ​ ​ ‍​‌‍​‌‌‍​‌​‍ ‌​ ‍​​ ‍​​ ‌​​ ‍​​‍ ‌​ ‌​​ ​‍‌‍‌‌‌‍‌‍​‍ ‌​ ‍‌​ ‍​​ ​​‌‍‌‌​‍ ‌​ ‌ ‌‍‌​​ ‌​‌‍‌‌‌‍​ ‌‍‌​​ ‍‌​ ‍​​ ​ ‌‍​ ‌‍​‌‌‍‌‌​ ‍ ‌ ‌​‌ ‍‌‌ ​​‌‍‌‌​ ‌‌‍‍​‌‍ ‌ ‌​‌‍‌‌‌‍ ​‌‌​ ‌‍‍‌‌ ‌​‌‍‌‌‌‌​​‌‍​‌‌‍‌ ‌‍‌‌​ ‍ ‌ ​​‌‍​‌‌ ‌​‌‍‍​​ ‌‌ ​​‌‍​‌‌‍‌ ‌‍‌‌‌​​‍‌ ‌‌‌‍‍‌‌‍ ​‌‍‌​‌‍‌‌‌ ​‍​‍‌‌​ ‌‌‌​​‍‌‌ ‌‍‍ ‌‍‌‌‌ ‍‌​‍‌‌​ ​ ‌​‌​​‍‌‌​ ​ ‌​‌​​‍‌‌​ ​‍​ ​‍‌‍​ ​ ‌​​ ‌ ​ ‌ ​ ‌‍​ ‌‌​ ​ ​ ​​​ ​‌​ ​ ‌‍‌‍​ ‍​​‍‌‌​ ​‍​ ​‍​‍‌‌​ ‌‌‌​‌​​‍ ‍‌‍‌‌‌‍ ‍‌ ‌​‌ ​‍‌‍‍‌‌‍‌‌‌ ​ ​‍‌‌​ ‌‌‌​​‍‌‌ ‌‍‍ ‌‍‌‌‌ ‍‌​‍‌‌​ ​ ‌​‌​​‍‌‌​ ​ ‌​‌​​‍‌‌​ ​‍​ ​‍​ ‌‌‌‍‌‌​ ‌​​ ‌‌​ ‌​​ ​‌​ ‌‍‌‍​‌​ ‌​‌‍​‍​ ​‌​ ​​​‍‌‌​ ​‍​ ​‍​‍‌‌​ ‌‌‌​‌​​‍ ‍‌ ​ ‌‍‌‌‌‍​ ‌‍ ‌‍ ‍‌‍‌​‌‍​‌‌ ​‍‌ ‍‌‌​​ ‌ ‌​‌‍​‌​‍ ‍‌‍ ​‌‍​‌‌‍​‍‌‍‌‌‌‍ ​​ ‌‍​‍‌‍​‌‌ ​ ‌‍‌‌‌‌‌‌‌ ​‍‌‍ ​​ ‌‌‍‍​‌ ‌​‌ ‌​‌ ​​‌ ​ ​‍‌‌​ ​ ‌​​‌​‍‌‌​ ​‍‌​‌‍​‍‌‌​ ​‍‌​‌‍‌‍ ​​‍ ‌‌‍​‌‌‍ ‍‌‍‌​​‍ ‌‌ ​‍​‍ ‌‌‍‍​‌‍ ‌ ‌​‌‍‌‌‌‍ ​‌ ​ ​‍ ‌‌ ​ ‌ ‌​‌ ‌‌‌‍‌​‌‍‍‌‌‍ ​‍ ‍‌ ‌‍‌‍‌‌‌ ​‍‌‍​ ‌‍‌‌‌‍ ​​‍ ‍‌‍​‌‌ ​​‌ ​​​‍‌‍‌‍‍‌‌‍‌​​ ‌​ ​‌‌‍‌‍​ ‌‌‌‍​ ​ ​ ​ ‍​‌‍​‌‌‍​‌​‍ ‌​ ‍​​ ‍​​ ‌​​ ‍​​‍ ‌​ ‌​​ ​‍‌‍‌‌‌‍‌‍​‍ ‌​ ‍‌​ ‍​​ ​​‌‍‌‌​‍ ‌​ ‌ ‌‍‌​​ ‌​‌‍‌‌‌‍​ ‌‍‌​​ ‍‌​ ‍​​ ​ ‌‍​ ‌‍​‌‌‍‌‌​‍‌‍‌ ‌​‌ ‍‌‌ ​​‌‍‌‌​ ‌‌‍‍​‌‍ ‌ ‌​‌‍‌‌‌‍ ​‌‌​ ‌‍‍‌‌ ‌​‌‍‌‌‌‌​​‌‍​‌‌‍‌ ‌‍‌‌​‍‌‍‌ ​​‌‍​‌‌ ‌​‌‍‍​​ ‌‌ ​​‌‍​‌‌‍‌ ‌‍‌‌‌​​‍‌ ‌‌‌‍‍‌‌‍ ​‌‍‌​‌‍‌‌‌ ​‍​‍‌‌​ ‌‌‌​​‍‌‌ ‌‍‍ ‌‍‌‌‌ ‍‌​‍‌‌​ ​ ‌​‌​​‍‌‌​ ​ ‌​‌​​‍‌‌​ ​‍​ ​‍‌‍​ ​ ‌​​ ‌ ​ ‌ ​ ‌‍​ ‌‌​ ​ ​ ​​​ ​‌​ ​ ‌‍‌‍​ ‍​​‍‌‌​ ​‍​ ​‍​‍‌‌​ ‌‌‌​‌​​‍ ‍‌‍‌‌‌‍ ‍‌ ‌​‌ ​‍‌‍‍‌‌‍‌‌‌ ​ ​‍‌‌​ ‌‌‌​​‍‌‌ ‌‍‍ ‌‍‌‌‌ ‍‌​‍‌‌​ ​ ‌​‌​​‍‌‌​ ​ ‌​‌​​‍‌‌​ ​‍​ ​‍​ ‌‌‌‍‌‌​ ‌​​ ‌‌​ ‌​​ ​‌​ ‌‍‌‍​‌​ ‌​‌‍​‍​ ​‌​ ​​​‍‌‌​ ​‍​ ​‍​‍‌‌​ ‌‌‌​‌​​‍ ‍‌ ​ ‌‍‌‌‌‍​ ‌‍ ‌‍ ‍‌‍‌​‌‍​‌‌ ​‍‌ ‍‌‌​​ ‌ ‌​‌‍​‌​‍ ‍‌‍ ​‌‍​‌‌‍​‍‌‍‌‌‌‍ ​​‍‌‍‌ ​​‌‍‌‌‌ ​‍‌ ​ ‌ ​​‌‍‌‌‌‍​ ‌ ‌​‌‍‍‌‌ ‌‍‌‍‌‌​ ‌‌ ​​‌ ‌‌‌‍​‍‌‍ ​‌‍‍‌‌ ​ ‌‍‍​‌‍‌‌‌‍‌​​‍​‍‌ ‌
Monetary Gift Voucher​​​​‌ ‍ ​‍​‍‌‍ ‌ ​‍‌‍‍‌‌‍‌ ‌‍‍‌‌‍ ‍​‍​‍​ ‍‍​‍​‍‌ ​ ‌‍​‌‌‍ ‍‌‍‍‌‌ ‌​‌ ‍‌​‍ ‍‌‍‍‌‌‍ ​‍​‍​‍ ​​‍​‍‌‍‍​‌ ​‍‌‍‌‌‌‍‌‍​‍​‍​ ‍‍​‍​‍‌‍‍​‌ ‌​‌ ‌​‌ ​​‌ ​ ​ ‍‍​‍ ​‍ ‌‍ ​​‍ ‌‌‍​‌‌‍ ‍‌‍‌​​‍ ‌‌ ​‍​‍ ‌‌‍‍​‌‍ ‌ ‌​‌‍‌‌‌‍ ​‌ ​ ​‍ ‌‌ ​ ‌ ‌​‌ ‌‌‌‍‌​‌‍‍‌‌‍ ​‍ ‍‌ ‌‍‌‍‌‌‌ ​‍‌‍​ ‌‍‌‌‌‍ ​​‍ ‍‌‍​‌‌ ​​‌ ​​​‍ ‌‍‍‌‌‍ ‍‌ ‌​‌‍‌‌‌‍ ‍‌ ‌​​‍ ‌‍‌‌‌‍‌​‌‍‍‌‌ ‌​​‍ ‌‍ ‌‌‍ ‌‍‌​‌‍‌‌​ ‌‌ ​​‌ ​‍‌‍‌‌‌ ​ ‌‍‌‌‌‍ ‍‌ ‌​‌‍​‌‌ ‌​‌‍‍‌‌‍ ‌‍ ‍​ ‍ ‌‍‍‌‌‍‌​​ ‌​ ​‌‌‍‌‍​ ‌‌‌‍​ ​ ​ ​ ‍​‌‍​‌‌‍​‌​‍ ‌​ ‍​​ ‍​​ ‌​​ ‍​​‍ ‌​ ‌​​ ​‍‌‍‌‌‌‍‌‍​‍ ‌​ ‍‌​ ‍​​ ​​‌‍‌‌​‍ ‌​ ‌ ‌‍‌​​ ‌​‌‍‌‌‌‍​ ‌‍‌​​ ‍‌​ ‍​​ ​ ‌‍​ ‌‍​‌‌‍‌‌​ ‍ ‌ ‌​‌ ‍‌‌ ​​‌‍‌‌​ ‌‌‍‍​‌‍ ‌ ‌​‌‍‌‌‌‍ ​‌‌​ ‌‍‍‌‌ ‌​‌‍‌‌‌‌​​‌‍​‌‌‍‌ ‌‍‌‌​ ‍ ‌ ​​‌‍​‌‌ ‌​‌‍‍​​ ‌‌ ​​‌‍​‌‌‍‌ ‌‍‌‌‌​​‍‌ ‌‌‌‍‍‌‌‍ ​‌‍‌​‌‍‌‌‌ ​‍​‍‌‌​ ‌‌‌​​‍‌‌ ‌‍‍ ‌‍‌‌‌ ‍‌​‍‌‌​ ​ ‌​‌​​‍‌‌​ ​ ‌​‌​​‍‌‌​ ​‍​ ​‍‌‍​ ​ ‌​​ ‌ ​ ‌ ​ ‌‍​ ‌‌​ ​ ​ ​​​ ​‌​ ​ ‌‍‌‍​ ‍​​‍‌‌​ ​‍​ ​‍​‍‌‌​ ‌‌‌​‌​​‍ ‍‌‍‌‌‌‍ ‍‌ ‌​‌ ​‍‌‍‍‌‌‍‌‌‌ ​ ​‍‌‌​ ‌‌‌​​‍‌‌ ‌‍‍ ‌‍‌‌‌ ‍‌​‍‌‌​ ​ ‌​‌​​‍‌‌​ ​ ‌​‌​​‍‌‌​ ​‍​ ​‍‌‍‌‍‌‍‌‍​ ‌ ‌‍​ ​ ​ ​ ‌ ​ ‍​​ ‍​‌‍​ ​ ‌ ‌‍​‌​ ‌ ​‍‌‌​ ​‍​ ​‍​‍‌‌​ ‌‌‌​‌​​‍ ‍‌‍‍​‌‍‌‌‌‍​‌‌‍‌​‌‍‍‌‌‍ ‍‌‍‌ ​ ‌‍​‍‌‍​‌‌ ​ ‌‍‌‌‌‌‌‌‌ ​‍‌‍ ​​ ‌‌‍‍​‌ ‌​‌ ‌​‌ ​​‌ ​ ​‍‌‌​ ​ ‌​​‌​‍‌‌​ ​‍‌​‌‍​‍‌‌​ ​‍‌​‌‍‌‍ ​​‍ ‌‌‍​‌‌‍ ‍‌‍‌​​‍ ‌‌ ​‍​‍ ‌‌‍‍​‌‍ ‌ ‌​‌‍‌‌‌‍ ​‌ ​ ​‍ ‌‌ ​ ‌ ‌​‌ ‌‌‌‍‌​‌‍‍‌‌‍ ​‍ ‍‌ ‌‍‌‍‌‌‌ ​‍‌‍​ ‌‍‌‌‌‍ ​​‍ ‍‌‍​‌‌ ​​‌ ​​​‍‌‍‌‍‍‌‌‍‌​​ ‌​ ​‌‌‍‌‍​ ‌‌‌‍​ ​ ​ ​ ‍​‌‍​‌‌‍​‌​‍ ‌​ ‍​​ ‍​​ ‌​​ ‍​​‍ ‌​ ‌​​ ​‍‌‍‌‌‌‍‌‍​‍ ‌​ ‍‌​ ‍​​ ​​‌‍‌‌​‍ ‌​ ‌ ‌‍‌​​ ‌​‌‍‌‌‌‍​ ‌‍‌​​ ‍‌​ ‍​​ ​ ‌‍​ ‌‍​‌‌‍‌‌​‍‌‍‌ ‌​‌ ‍‌‌ ​​‌‍‌‌​ ‌‌‍‍​‌‍ ‌ ‌​‌‍‌‌‌‍ ​‌‌​ ‌‍‍‌‌ ‌​‌‍‌‌‌‌​​‌‍​‌‌‍‌ ‌‍‌‌​‍‌‍‌ ​​‌‍​‌‌ ‌​‌‍‍​​ ‌‌ ​​‌‍​‌‌‍‌ ‌‍‌‌‌​​‍‌ ‌‌‌‍‍‌‌‍ ​‌‍‌​‌‍‌‌‌ ​‍​‍‌‌​ ‌‌‌​​‍‌‌ ‌‍‍ ‌‍‌‌‌ ‍‌​‍‌‌​ ​ ‌​‌​​‍‌‌​ ​ ‌​‌​​‍‌‌​ ​‍​ ​‍‌‍​ ​ ‌​​ ‌ ​ ‌ ​ ‌‍​ ‌‌​ ​ ​ ​​​ ​‌​ ​ ‌‍‌‍​ ‍​​‍‌‌​ ​‍​ ​‍​‍‌‌​ ‌‌‌​‌​​‍ ‍‌‍‌‌‌‍ ‍‌ ‌​‌ ​‍‌‍‍‌‌‍‌‌‌ ​ ​‍‌‌​ ‌‌‌​​‍‌‌ ‌‍‍ ‌‍‌‌‌ ‍‌​‍‌‌​ ​ ‌​‌​​‍‌‌​ ​ ‌​‌​​‍‌‌​ ​‍​ ​‍‌‍‌‍‌‍‌‍​ ‌ ‌‍​ ​ ​ ​ ‌ ​ ‍​​ ‍​‌‍​ ​ ‌ ‌‍​‌​ ‌ ​‍‌‌​ ​‍​ ​‍​‍‌‌​ ‌‌‌​‌​​‍ ‍‌‍‍​‌‍‌‌‌‍​‌‌‍‌​‌‍‍‌‌‍ ‍‌‍‌ ​‍‌‍‌ ​​‌‍‌‌‌ ​‍‌ ​ ‌ ​​‌‍‌‌‌‍​ ‌ ‌​‌‍‍‌‌ ‌‍‌‍‌‌​ ‌‌ ​​‌ ‌‌‌‍​‍‌‍ ​‌‍‍‌‌ ​ ‌‍‍​‌‍‌‌‌‍‌​​‍​‍‌ ‌
Let them choose their own Chewton Glen moment, from spa and
wellness to dining, stays and experiences across the estate. ​​​​‌ ‍ ​‍​‍‌‍ ‌ ​‍‌‍‍‌‌‍‌ ‌‍‍‌‌‍ ‍​‍​‍​ ‍‍​‍​‍‌ ​ ‌‍​‌‌‍ ‍‌‍‍‌‌ ‌​‌ ‍‌​‍ ‍‌‍‍‌‌‍ ​‍​‍​‍ ​​‍​‍‌‍‍​‌ ​‍‌‍‌‌‌‍‌‍​‍​‍​ ‍‍​‍​‍‌‍‍​‌ ‌​‌ ‌​‌ ​​‌ ​ ​ ‍‍​‍ ​‍ ‌‍ ​​‍ ‌‌‍​‌‌‍ ‍‌‍‌​​‍ ‌‌ ​‍​‍ ‌‌‍‍​‌‍ ‌ ‌​‌‍‌‌‌‍ ​‌ ​ ​‍ ‌‌ ​ ‌ ‌​‌ ‌‌‌‍‌​‌‍‍‌‌‍ ​‍ ‍‌ ‌‍‌‍‌‌‌ ​‍‌‍​ ‌‍‌‌‌‍ ​​‍ ‍‌‍​‌‌ ​​‌ ​​​‍ ‌‍‍‌‌‍ ‍‌ ‌​‌‍‌‌‌‍ ‍‌ ‌​​‍ ‌‍‌‌‌‍‌​‌‍‍‌‌ ‌​​‍ ‌‍ ‌‌‍ ‌‍‌​‌‍‌‌​ ‌‌ ​​‌ ​‍‌‍‌‌‌ ​ ‌‍‌‌‌‍ ‍‌ ‌​‌‍​‌‌ ‌​‌‍‍‌‌‍ ‌‍ ‍​ ‍ ‌‍‍‌‌‍‌​​ ‌​ ​‌‌‍‌‍​ ‌‌‌‍​ ​ ​ ​ ‍​‌‍​‌‌‍​‌​‍ ‌​ ‍​​ ‍​​ ‌​​ ‍​​‍ ‌​ ‌​​ ​‍‌‍‌‌‌‍‌‍​‍ ‌​ ‍‌​ ‍​​ ​​‌‍‌‌​‍ ‌​ ‌ ‌‍‌​​ ‌​‌‍‌‌‌‍​ ‌‍‌​​ ‍‌​ ‍​​ ​ ‌‍​ ‌‍​‌‌‍‌‌​ ‍ ‌ ‌​‌ ‍‌‌ ​​‌‍‌‌​ ‌‌‍‍​‌‍ ‌ ‌​‌‍‌‌‌‍ ​‌‌​ ‌‍‍‌‌ ‌​‌‍‌‌‌‌​​‌‍​‌‌‍‌ ‌‍‌‌​ ‍ ‌ ​​‌‍​‌‌ ‌​‌‍‍​​ ‌‌ ​​‌‍​‌‌‍‌ ‌‍‌‌‌​​‍‌ ‌‌‌‍‍‌‌‍ ​‌‍‌​‌‍‌‌‌ ​‍​‍‌‌​ ‌‌‌​​‍‌‌ ‌‍‍ ‌‍‌‌‌ ‍‌​‍‌‌​ ​ ‌​‌​​‍‌‌​ ​ ‌​‌​​‍‌‌​ ​‍​ ​‍‌‍​ ​ ‌​​ ‌ ​ ‌ ​ ‌‍​ ‌‌​ ​ ​ ​​​ ​‌​ ​ ‌‍‌‍​ ‍​​‍‌‌​ ​‍​ ​‍​‍‌‌​ ‌‌‌​‌​​‍ ‍‌‍‌‌‌‍ ‍‌ ‌​‌ ​‍‌‍‍‌‌‍‌‌‌ ​ ​‍‌‌​ ‌‌‌​​‍‌‌ ‌‍‍ ‌‍‌‌‌ ‍‌​‍‌‌​ ​ ‌​‌​​‍‌‌​ ​ ‌​‌​​‍‌‌​ ​‍​ ​‍‌‍‌‍‌‍‌‍​ ‌ ‌‍​ ​ ​ ​ ‌ ​ ‍​​ ‍​‌‍​ ​ ‌ ‌‍​‌​ ‌ ​‍‌‌​ ​‍​ ​‍​‍‌‌​ ‌‌‌​‌​​‍ ‍‌‍​‍‌‍ ‌‍‌​‌ ‍‌​ ‌‍​‍‌‍​‌‌ ​ ‌‍‌‌‌‌‌‌‌ ​‍‌‍ ​​ ‌‌‍‍​‌ ‌​‌ ‌​‌ ​​‌ ​ ​‍‌‌​ ​ ‌​​‌​‍‌‌​ ​‍‌​‌‍​‍‌‌​ ​‍‌​‌‍‌‍ ​​‍ ‌‌‍​‌‌‍ ‍‌‍‌​​‍ ‌‌ ​‍​‍ ‌‌‍‍​‌‍ ‌ ‌​‌‍‌‌‌‍ ​‌ ​ ​‍ ‌‌ ​ ‌ ‌​‌ ‌‌‌‍‌​‌‍‍‌‌‍ ​‍ ‍‌ ‌‍‌‍‌‌‌ ​‍‌‍​ ‌‍‌‌‌‍ ​​‍ ‍‌‍​‌‌ ​​‌ ​​​‍‌‍‌‍‍‌‌‍‌​​ ‌​ ​‌‌‍‌‍​ ‌‌‌‍​ ​ ​ ​ ‍​‌‍​‌‌‍​‌​‍ ‌​ ‍​​ ‍​​ ‌​​ ‍​​‍ ‌​ ‌​​ ​‍‌‍‌‌‌‍‌‍​‍ ‌​ ‍‌​ ‍​​ ​​‌‍‌‌​‍ ‌​ ‌ ‌‍‌​​ ‌​‌‍‌‌‌‍​ ‌‍‌​​ ‍‌​ ‍​​ ​ ‌‍​ ‌‍​‌‌‍‌‌​‍‌‍‌ ‌​‌ ‍‌‌ ​​‌‍‌‌​ ‌‌‍‍​‌‍ ‌ ‌​‌‍‌‌‌‍ ​‌‌​ ‌‍‍‌‌ ‌​‌‍‌‌‌‌​​‌‍​‌‌‍‌ ‌‍‌‌​‍‌‍‌ ​​‌‍​‌‌ ‌​‌‍‍​​ ‌‌ ​​‌‍​‌‌‍‌ ‌‍‌‌‌​​‍‌ ‌‌‌‍‍‌‌‍ ​‌‍‌​‌‍‌‌‌ ​‍​‍‌‌​ ‌‌‌​​‍‌‌ ‌‍‍ ‌‍‌‌‌ ‍‌​‍‌‌​ ​ ‌​‌​​‍‌‌​ ​ ‌​‌​​‍‌‌​ ​‍​ ​‍‌‍​ ​ ‌​​ ‌ ​ ‌ ​ ‌‍​ ‌‌​ ​ ​ ​​​ ​‌​ ​ ‌‍‌‍​ ‍​​‍‌‌​ ​‍​ ​‍​‍‌‌​ ‌‌‌​‌​​‍ ‍‌‍‌‌‌‍ ‍‌ ‌​‌ ​‍‌‍‍‌‌‍‌‌‌ ​ ​‍‌‌​ ‌‌‌​​‍‌‌ ‌‍‍ ‌‍‌‌‌ ‍‌​‍‌‌​ ​ ‌​‌​​‍‌‌​ ​ ‌​‌​​‍‌‌​ ​‍​ ​‍‌‍‌‍‌‍‌‍​ ‌ ‌‍​ ​ ​ ​ ‌ ​ ‍​​ ‍​‌‍​ ​ ‌ ‌‍​‌​ ‌ ​‍‌‌​ ​‍​ ​‍​‍‌‌​ ‌‌‌​‌​​‍ ‍‌‍​‍‌‍ ‌‍‌​‌ ‍‌​‍‌‍‌ ​​‌‍‌‌‌ ​‍‌ ​ ‌ ​​‌‍‌‌‌‍​ ‌ ‌​‌‍‍‌‌ ‌‍‌‍‌‌​ ‌‌ ​​‌ ‌‌‌‍​‍‌‍ ​‌‍‍‌‌ ​ ‌‍‍​‌‍‌‌‌‍‌​​‍​‍‌ ‌
Buy Now ​​​​‌ ‍ ​‍​‍‌‍ ‌ ​‍‌‍‍‌‌‍‌ ‌‍‍‌‌‍ ‍​‍​‍​ ‍‍​‍​‍‌ ​ ‌‍​‌‌‍ ‍‌‍‍‌‌ ‌​‌ ‍‌​‍ ‍‌‍‍‌‌‍ ​‍​‍​‍ ​​‍​‍‌‍‍​‌ ​‍‌‍‌‌‌‍‌‍​‍​‍​ ‍‍​‍​‍‌‍‍​‌ ‌​‌ ‌​‌ ​​‌ ​ ​ ‍‍​‍ ​‍ ‌‍ ​​‍ ‌‌‍​‌‌‍ ‍‌‍‌​​‍ ‌‌ ​‍​‍ ‌‌‍‍​‌‍ ‌ ‌​‌‍‌‌‌‍ ​‌ ​ ​‍ ‌‌ ​ ‌ ‌​‌ ‌‌‌‍‌​‌‍‍‌‌‍ ​‍ ‍‌ ‌‍‌‍‌‌‌ ​‍‌‍​ ‌‍‌‌‌‍ ​​‍ ‍‌‍​‌‌ ​​‌ ​​​‍ ‌‍‍‌‌‍ ‍‌ ‌​‌‍‌‌‌‍ ‍‌ ‌​​‍ ‌‍‌‌‌‍‌​‌‍‍‌‌ ‌​​‍ ‌‍ ‌‌‍ ‌‍‌​‌‍‌‌​ ‌‌ ​​‌ ​‍‌‍‌‌‌ ​ ‌‍‌‌‌‍ ‍‌ ‌​‌‍​‌‌ ‌​‌‍‍‌‌‍ ‌‍ ‍​ ‍ ‌‍‍‌‌‍‌​​ ‌​ ​‌‌‍‌‍​ ‌‌‌‍​ ​ ​ ​ ‍​‌‍​‌‌‍​‌​‍ ‌​ ‍​​ ‍​​ ‌​​ ‍​​‍ ‌​ ‌​​ ​‍‌‍‌‌‌‍‌‍​‍ ‌​ ‍‌​ ‍​​ ​​‌‍‌‌​‍ ‌​ ‌ ‌‍‌​​ ‌​‌‍‌‌‌‍​ ‌‍‌​​ ‍‌​ ‍​​ ​ ‌‍​ ‌‍​‌‌‍‌‌​ ‍ ‌ ‌​‌ ‍‌‌ ​​‌‍‌‌​ ‌‌‍‍​‌‍ ‌ ‌​‌‍‌‌‌‍ ​‌‌​ ‌‍‍‌‌ ‌​‌‍‌‌‌‌​​‌‍​‌‌‍‌ ‌‍‌‌​ ‍ ‌ ​​‌‍​‌‌ ‌​‌‍‍​​ ‌‌ ​​‌‍​‌‌‍‌ ‌‍‌‌‌​​‍‌ ‌‌‌‍‍‌‌‍ ​‌‍‌​‌‍‌‌‌ ​‍​‍‌‌​ ‌‌‌​​‍‌‌ ‌‍‍ ‌‍‌‌‌ ‍‌​‍‌‌​ ​ ‌​‌​​‍‌‌​ ​ ‌​‌​​‍‌‌​ ​‍​ ​‍‌‍​ ​ ‌​​ ‌ ​ ‌ ​ ‌‍​ ‌‌​ ​ ​ ​​​ ​‌​ ​ ‌‍‌‍​ ‍​​‍‌‌​ ​‍​ ​‍​‍‌‌​ ‌‌‌​‌​​‍ ‍‌‍‌‌‌‍ ‍‌ ‌​‌ ​‍‌‍‍‌‌‍‌‌‌ ​ ​‍‌‌​ ‌‌‌​​‍‌‌ ‌‍‍ ‌‍‌‌‌ ‍‌​‍‌‌​ ​ ‌​‌​​‍‌‌​ ​ ‌​‌​​‍‌‌​ ​‍​ ​‍‌‍‌‍‌‍‌‍​ ‌ ‌‍​ ​ ​ ​ ‌ ​ ‍​​ ‍​‌‍​ ​ ‌ ‌‍​‌​ ‌ ​‍‌‌​ ​‍​ ​‍​‍‌‌​ ‌‌‌​‌​​‍ ‍‌ ​​‌ ​‍‌‍‍‌‌‍ ‌‌‍​‌‌ ​‍‌ ‍‌‌​​ ‌ ‌​‌‍​‌​‍ ‍‌‍ ​‌‍​‌‌‍​‍‌‍‌‌‌‍ ​​ ‌‍​‍‌‍​‌‌ ​ ‌‍‌‌‌‌‌‌‌ ​‍‌‍ ​​ ‌‌‍‍​‌ ‌​‌ ‌​‌ ​​‌ ​ ​‍‌‌​ ​ ‌​​‌​‍‌‌​ ​‍‌​‌‍​‍‌‌​ ​‍‌​‌‍‌‍ ​​‍ ‌‌‍​‌‌‍ ‍‌‍‌​​‍ ‌‌ ​‍​‍ ‌‌‍‍​‌‍ ‌ ‌​‌‍‌‌‌‍ ​‌ ​ ​‍ ‌‌ ​ ‌ ‌​‌ ‌‌‌‍‌​‌‍‍‌‌‍ ​‍ ‍‌ ‌‍‌‍‌‌‌ ​‍‌‍​ ‌‍‌‌‌‍ ​​‍ ‍‌‍​‌‌ ​​‌ ​​​‍‌‍‌‍‍‌‌‍‌​​ ‌​ ​‌‌‍‌‍​ ‌‌‌‍​ ​ ​ ​ ‍​‌‍​‌‌‍​‌​‍ ‌​ ‍​​ ‍​​ ‌​​ ‍​​‍ ‌​ ‌​​ ​‍‌‍‌‌‌‍‌‍​‍ ‌​ ‍‌​ ‍​​ ​​‌‍‌‌​‍ ‌​ ‌ ‌‍‌​​ ‌​‌‍‌‌‌‍​ ‌‍‌​​ ‍‌​ ‍​​ ​ ‌‍​ ‌‍​‌‌‍‌‌​‍‌‍‌ ‌​‌ ‍‌‌ ​​‌‍‌‌​ ‌‌‍‍​‌‍ ‌ ‌​‌‍‌‌‌‍ ​‌‌​ ‌‍‍‌‌ ‌​‌‍‌‌‌‌​​‌‍​‌‌‍‌ ‌‍‌‌​‍‌‍‌ ​​‌‍​‌‌ ‌​‌‍‍​​ ‌‌ ​​‌‍​‌‌‍‌ ‌‍‌‌‌​​‍‌ ‌‌‌‍‍‌‌‍ ​‌‍‌​‌‍‌‌‌ ​‍​‍‌‌​ ‌‌‌​​‍‌‌ ‌‍‍ ‌‍‌‌‌ ‍‌​‍‌‌​ ​ ‌​‌​​‍‌‌​ ​ ‌​‌​​‍‌‌​ ​‍​ ​‍‌‍​ ​ ‌​​ ‌ ​ ‌ ​ ‌‍​ ‌‌​ ​ ​ ​​​ ​‌​ ​ ‌‍‌‍​ ‍​​‍‌‌​ ​‍​ ​‍​‍‌‌​ ‌‌‌​‌​​‍ ‍‌‍‌‌‌‍ ‍‌ ‌​‌ ​‍‌‍‍‌‌‍‌‌‌ ​ ​‍‌‌​ ‌‌‌​​‍‌‌ ‌‍‍ ‌‍‌‌‌ ‍‌​‍‌‌​ ​ ‌​‌​​‍‌‌​ ​ ‌​‌​​‍‌‌​ ​‍​ ​‍‌‍‌‍‌‍‌‍​ ‌ ‌‍​ ​ ​ ​ ‌ ​ ‍​​ ‍​‌‍​ ​ ‌ ‌‍​‌​ ‌ ​‍‌‌​ ​‍​ ​‍​‍‌‌​ ‌‌‌​‌​​‍ ‍‌ ​​‌ ​‍‌‍‍‌‌‍ ‌‌‍​‌‌ ​‍‌ ‍‌‌​​ ‌ ‌​‌‍​‌​‍ ‍‌‍ ​‌‍​‌‌‍​‍‌‍‌‌‌‍ ​​‍‌‍‌ ​​‌‍‌‌‌ ​‍‌ ​ ‌ ​​‌‍‌‌‌‍​ ‌ ‌​‌‍‍‌‌ ‌‍‌‍‌‌​ ‌‌ ​​‌ ‌‌‌‍​‍‌‍ ​‌‍‍‌‌ ​ ‌‍‍​‌‍‌‌‌‍‌​​‍​‍‌ ‌ Explore Gift Vouchers​​​​‌ ‍ ​‍​‍‌‍ ‌ ​‍‌‍‍‌‌‍‌ ‌‍‍‌‌‍ ‍​‍​‍​ ‍‍​‍​‍‌ ​ ‌‍​‌‌‍ ‍‌‍‍‌‌ ‌​‌ ‍‌​‍ ‍‌‍‍‌‌‍ ​‍​‍​‍ ​​‍​‍‌‍‍​‌ ​‍‌‍‌‌‌‍‌‍​‍​‍​ ‍‍​‍​‍‌‍‍​‌ ‌​‌ ‌​‌ ​​‌ ​ ​ ‍‍​‍ ​‍ ‌‍ ​​‍ ‌‌‍​‌‌‍ ‍‌‍‌​​‍ ‌‌ ​‍​‍ ‌‌‍‍​‌‍ ‌ ‌​‌‍‌‌‌‍ ​‌ ​ ​‍ ‌‌ ​ ‌ ‌​‌ ‌‌‌‍‌​‌‍‍‌‌‍ ​‍ ‍‌ ‌‍‌‍‌‌‌ ​‍‌‍​ ‌‍‌‌‌‍ ​​‍ ‍‌‍​‌‌ ​​‌ ​​​‍ ‌‍‍‌‌‍ ‍‌ ‌​‌‍‌‌‌‍ ‍‌ ‌​​‍ ‌‍‌‌‌‍‌​‌‍‍‌‌ ‌​​‍ ‌‍ ‌‌‍ ‌‍‌​‌‍‌‌​ ‌‌ ​​‌ ​‍‌‍‌‌‌ ​ ‌‍‌‌‌‍ ‍‌ ‌​‌‍​‌‌ ‌​‌‍‍‌‌‍ ‌‍ ‍​ ‍ ‌‍‍‌‌‍‌​​ ‌​ ​‌‌‍‌‍​ ‌‌‌‍​ ​ ​ ​ ‍​‌‍​‌‌‍​‌​‍ ‌​ ‍​​ ‍​​ ‌​​ ‍​​‍ ‌​ ‌​​ ​‍‌‍‌‌‌‍‌‍​‍ ‌​ ‍‌​ ‍​​ ​​‌‍‌‌​‍ ‌​ ‌ ‌‍‌​​ ‌​‌‍‌‌‌‍​ ‌‍‌​​ ‍‌​ ‍​​ ​ ‌‍​ ‌‍​‌‌‍‌‌​ ‍ ‌ ‌​‌ ‍‌‌ ​​‌‍‌‌​ ‌‌‍‍​‌‍ ‌ ‌​‌‍‌‌‌‍ ​‌‌​ ‌‍‍‌‌ ‌​‌‍‌‌‌‌​​‌‍​‌‌‍‌ ‌‍‌‌​ ‍ ‌ ​​‌‍​‌‌ ‌​‌‍‍​​ ‌‌ ​​‌‍​‌‌‍‌ ‌‍‌‌‌​​‍‌ ‌‌‌‍‍‌‌‍ ​‌‍‌​‌‍‌‌‌ ​‍​‍‌‌​ ‌‌‌​​‍‌‌ ‌‍‍ ‌‍‌‌‌ ‍‌​‍‌‌​ ​ ‌​‌​​‍‌‌​ ​ ‌​‌​​‍‌‌​ ​‍​ ​‍‌‍​ ​ ‌​​ ‌ ​ ‌ ​ ‌‍​ ‌‌​ ​ ​ ​​​ ​‌​ ​ ‌‍‌‍​ ‍​​‍‌‌​ ​‍​ ​‍​‍‌‌​ ‌‌‌​‌​​‍ ‍‌‍‌‌‌‍ ‍‌ ‌​‌ ​‍‌‍‍‌‌‍‌‌‌ ​ ​‍‌‌​ ‌‌‌​​‍‌‌ ‌‍‍ ‌‍‌‌‌ ‍‌​‍‌‌​ ​ ‌​‌​​‍‌‌​ ​ ‌​‌​​‍‌‌​ ​‍​ ​‍‌‍‌‍‌‍‌‍​ ‌ ‌‍​ ​ ​ ​ ‌ ​ ‍​​ ‍​‌‍​ ​ ‌ ‌‍​‌​ ‌ ​‍‌‌​ ​‍​ ​‍​‍‌‌​ ‌‌‌​‌​​‍ ‍‌ ​ ‌‍‌‌‌‍​ ‌‍ ‌‍ ‍‌‍‌​‌‍​‌‌ ​‍‌ ‍‌‌​​ ‌ ‌​‌‍​‌​‍ ‍‌‍ ​‌‍​‌‌‍​‍‌‍‌‌‌‍ ​​ ‌‍​‍‌‍​‌‌ ​ ‌‍‌‌‌‌‌‌‌ ​‍‌‍ ​​ ‌‌‍‍​‌ ‌​‌ ‌​‌ ​​‌ ​ ​‍‌‌​ ​ ‌​​‌​‍‌‌​ ​‍‌​‌‍​‍‌‌​ ​‍‌​‌‍‌‍ ​​‍ ‌‌‍​‌‌‍ ‍‌‍‌​​‍ ‌‌ ​‍​‍ ‌‌‍‍​‌‍ ‌ ‌​‌‍‌‌‌‍ ​‌ ​ ​‍ ‌‌ ​ ‌ ‌​‌ ‌‌‌‍‌​‌‍‍‌‌‍ ​‍ ‍‌ ‌‍‌‍‌‌‌ ​‍‌‍​ ‌‍‌‌‌‍ ​​‍ ‍‌‍​‌‌ ​​‌ ​​​‍‌‍‌‍‍‌‌‍‌​​ ‌​ ​‌‌‍‌‍​ ‌‌‌‍​ ​ ​ ​ ‍​‌‍​‌‌‍​‌​‍ ‌​ ‍​​ ‍​​ ‌​​ ‍​​‍ ‌​ ‌​​ ​‍‌‍‌‌‌‍‌‍​‍ ‌​ ‍‌​ ‍​​ ​​‌‍‌‌​‍ ‌​ ‌ ‌‍‌​​ ‌​‌‍‌‌‌‍​ ‌‍‌​​ ‍‌​ ‍​​ ​ ‌‍​ ‌‍​‌‌‍‌‌​‍‌‍‌ ‌​‌ ‍‌‌ ​​‌‍‌‌​ ‌‌‍‍​‌‍ ‌ ‌​‌‍‌‌‌‍ ​‌‌​ ‌‍‍‌‌ ‌​‌‍‌‌‌‌​​‌‍​‌‌‍‌ ‌‍‌‌​‍‌‍‌ ​​‌‍​‌‌ ‌​‌‍‍​​ ‌‌ ​​‌‍​‌‌‍‌ ‌‍‌‌‌​​‍‌ ‌‌‌‍‍‌‌‍ ​‌‍‌​‌‍‌‌‌ ​‍​‍‌‌​ ‌‌‌​​‍‌‌ ‌‍‍ ‌‍‌‌‌ ‍‌​‍‌‌​ ​ ‌​‌​​‍‌‌​ ​ ‌​‌​​‍‌‌​ ​‍​ ​‍‌‍​ ​ ‌​​ ‌ ​ ‌ ​ ‌‍​ ‌‌​ ​ ​ ​​​ ​‌​ ​ ‌‍‌‍​ ‍​​‍‌‌​ ​‍​ ​‍​‍‌‌​ ‌‌‌​‌​​‍ ‍‌‍‌‌‌‍ ‍‌ ‌​‌ ​‍‌‍‍‌‌‍‌‌‌ ​ ​‍‌‌​ ‌‌‌​​‍‌‌ ‌‍‍ ‌‍‌‌‌ ‍‌​‍‌‌​ ​ ‌​‌​​‍‌‌​ ​ ‌​‌​​‍‌‌​ ​‍​ ​‍‌‍‌‍‌‍‌‍​ ‌ ‌‍​ ​ ​ ​ ‌ ​ ‍​​ ‍​‌‍​ ​ ‌ ‌‍​‌​ ‌ ​‍‌‌​ ​‍​ ​‍​‍‌‌​ ‌‌‌​‌​​‍ ‍‌ ​ ‌‍‌‌‌‍​ ‌‍ ‌‍ ‍‌‍‌​‌‍​‌‌ ​‍‌ ‍‌‌​​ ‌ ‌​‌‍​‌​‍ ‍‌‍ ​‌‍​‌‌‍​‍‌‍‌‌‌‍ ​​‍‌‍‌ ​​‌‍‌‌‌ ​‍‌ ​ ‌ ​​‌‍‌‌‌‍​ ‌ ‌​‌‍‍‌‌ ‌‍‌‍‌‌​ ‌‌ ​​‌ ‌‌‌‍​‍‌‍ ​‌‍‍‌‌ ​ ‌‍‍​‌‍‌‌‌‍‌​​‍​‍‌ ‌
Your questions, answered​​​​‌ ‍ ​‍​‍‌‍ ‌ ​‍‌‍‍‌‌‍‌ ‌‍‍‌‌‍ ‍​‍​‍​ ‍‍​‍​‍‌ ​ ‌‍​‌‌‍ ‍‌‍‍‌‌ ‌​‌ ‍‌​‍ ‍‌‍‍‌‌‍ ​‍​‍​‍ ​​‍​‍‌‍‍​‌ ​‍‌‍‌‌‌‍‌‍​‍​‍​ ‍‍​‍​‍‌‍‍​‌ ‌​‌ ‌​‌ ​​‌ ​ ​ ‍‍​‍ ​‍ ‌‍ ​​‍ ‌‌‍​‌‌‍ ‍‌‍‌​​‍ ‌‌ ​‍​‍ ‌‌‍‍​‌‍ ‌ ‌​‌‍‌‌‌‍ ​‌ ​ ​‍ ‌‌ ​ ‌ ‌​‌ ‌‌‌‍‌​‌‍‍‌‌‍ ​‍ ‍‌ ‌‍‌‍‌‌‌ ​‍‌‍​ ‌‍‌‌‌‍ ​​‍ ‍‌‍​‌‌ ​​‌ ​​​‍ ‌‍‍‌‌‍ ‍‌ ‌​‌‍‌‌‌‍ ‍‌ ‌​​‍ ‌‍‌‌‌‍‌​‌‍‍‌‌ ‌​​‍ ‌‍ ‌‌‍ ‌‍‌​‌‍‌‌​ ‌‌ ​​‌ ​‍‌‍‌‌‌ ​ ‌‍‌‌‌‍ ‍‌ ‌​‌‍​‌‌ ‌​‌‍‍‌‌‍ ‌‍ ‍​ ‍ ‌‍‍‌‌‍‌​​ ‌​ ​‌‌‍‌‍​ ‌‌‌‍​ ​ ​ ​ ‍​‌‍​‌‌‍​‌​‍ ‌​ ‍​​ ‍​​ ‌​​ ‍​​‍ ‌​ ‌​​ ​‍‌‍‌‌‌‍‌‍​‍ ‌​ ‍‌​ ‍​​ ​​‌‍‌‌​‍ ‌​ ‌ ‌‍‌​​ ‌​‌‍‌‌‌‍​ ‌‍‌​​ ‍‌​ ‍​​ ​ ‌‍​ ‌‍​‌‌‍‌‌​ ‍ ‌ ‌​‌ ‍‌‌ ​​‌‍‌‌​ ‌‌‍‍​‌‍ ‌ ‌​‌‍‌‌‌‍ ​‌‌​ ‌‍‍‌‌ ‌​‌‍‌‌‌‌​​‌‍​‌‌‍‌ ‌‍‌‌​ ‍ ‌ ​​‌‍​‌‌ ‌​‌‍‍​​ ‌‌ ​​‌‍​‌‌‍‌ ‌‍‌‌‌​​‍‌ ‌‌‌‍‍‌‌‍ ​‌‍‌​‌‍‌‌‌ ​‍​‍‌‌​ ‌‌‌​​‍‌‌ ‌‍‍ ‌‍‌‌‌ ‍‌​‍‌‌​ ​ ‌​‌​​‍‌‌​ ​ ‌​‌​​‍‌‌​ ​‍​ ​‍​ ​‍​ ‌ ‌‍‌​​ ​​‌‍​ ​ ​ ​ ​ ‌‍‌​​ ‌​‌‍‌​​ ​ ​ ‍​​‍‌‌​ ​‍​ ​‍​‍‌‌​ ‌‌‌​‌​​‍ ‍‌‍‍​‌‍‌‌‌‍​‌‌‍‌​‌‍‍‌‌‍ ‍‌‍‌ ​ ‌‍​‍‌‍​‌‌ ​ ‌‍‌‌‌‌‌‌‌ ​‍‌‍ ​​ ‌‌‍‍​‌ ‌​‌ ‌​‌ ​​‌ ​ ​‍‌‌​ ​ ‌​​‌​‍‌‌​ ​‍‌​‌‍​‍‌‌​ ​‍‌​‌‍‌‍ ​​‍ ‌‌‍​‌‌‍ ‍‌‍‌​​‍ ‌‌ ​‍​‍ ‌‌‍‍​‌‍ ‌ ‌​‌‍‌‌‌‍ ​‌ ​ ​‍ ‌‌ ​ ‌ ‌​‌ ‌‌‌‍‌​‌‍‍‌‌‍ ​‍ ‍‌ ‌‍‌‍‌‌‌ ​‍‌‍​ ‌‍‌‌‌‍ ​​‍ ‍‌‍​‌‌ ​​‌ ​​​‍‌‍‌‍‍‌‌‍‌​​ ‌​ ​‌‌‍‌‍​ ‌‌‌‍​ ​ ​ ​ ‍​‌‍​‌‌‍​‌​‍ ‌​ ‍​​ ‍​​ ‌​​ ‍​​‍ ‌​ ‌​​ ​‍‌‍‌‌‌‍‌‍​‍ ‌​ ‍‌​ ‍​​ ​​‌‍‌‌​‍ ‌​ ‌ ‌‍‌​​ ‌​‌‍‌‌‌‍​ ‌‍‌​​ ‍‌​ ‍​​ ​ ‌‍​ ‌‍​‌‌‍‌‌​‍‌‍‌ ‌​‌ ‍‌‌ ​​‌‍‌‌​ ‌‌‍‍​‌‍ ‌ ‌​‌‍‌‌‌‍ ​‌‌​ ‌‍‍‌‌ ‌​‌‍‌‌‌‌​​‌‍​‌‌‍‌ ‌‍‌‌​‍‌‍‌ ​​‌‍​‌‌ ‌​‌‍‍​​ ‌‌ ​​‌‍​‌‌‍‌ ‌‍‌‌‌​​‍‌ ‌‌‌‍‍‌‌‍ ​‌‍‌​‌‍‌‌‌ ​‍​‍‌‌​ ‌‌‌​​‍‌‌ ‌‍‍ ‌‍‌‌‌ ‍‌​‍‌‌​ ​ ‌​‌​​‍‌‌​ ​ ‌​‌​​‍‌‌​ ​‍​ ​‍​ ​‍​ ‌ ‌‍‌​​ ​​‌‍​ ​ ​ ​ ​ ‌‍‌​​ ‌​‌‍‌​​ ​ ​ ‍​​‍‌‌​ ​‍​ ​‍​‍‌‌​ ‌‌‌​‌​​‍ ‍‌‍‍​‌‍‌‌‌‍​‌‌‍‌​‌‍‍‌‌‍ ‍‌‍‌ ​‍‌‍‌ ​​‌‍‌‌‌ ​‍‌ ​ ‌ ​​‌‍‌‌‌‍​ ‌ ‌​‌‍‍‌‌ ‌‍‌‍‌‌​ ‌‌ ​​‌ ‌‌‌‍​‍‌‍ ​‌‍‍‌‌ ​ ‌‍‍​‌‍‌‌‌‍‌​​‍​‍‌ ‌
Read all​​​​‌ ‍ ​‍​‍‌‍ ‌ ​‍‌‍‍‌‌‍‌ ‌‍‍‌‌‍ ‍​‍​‍​ ‍‍​‍​‍‌ ​ ‌‍​‌‌‍ ‍‌‍‍‌‌ ‌​‌ ‍‌​‍ ‍‌‍‍‌‌‍ ​‍​‍​‍ ​​‍​‍‌‍‍​‌ ​‍‌‍‌‌‌‍‌‍​‍​‍​ ‍‍​‍​‍‌‍‍​‌ ‌​‌ ‌​‌ ​​‌ ​ ​ ‍‍​‍ ​‍ ‌‍ ​​‍ ‌‌‍​‌‌‍ ‍‌‍‌​​‍ ‌‌ ​‍​‍ ‌‌‍‍​‌‍ ‌ ‌​‌‍‌‌‌‍ ​‌ ​ ​‍ ‌‌ ​ ‌ ‌​‌ ‌‌‌‍‌​‌‍‍‌‌‍ ​‍ ‍‌ ‌‍‌‍‌‌‌ ​‍‌‍​ ‌‍‌‌‌‍ ​​‍ ‍‌‍​‌‌ ​​‌ ​​​‍ ‌‍‍‌‌‍ ‍‌ ‌​‌‍‌‌‌‍ ‍‌ ‌​​‍ ‌‍‌‌‌‍‌​‌‍‍‌‌ ‌​​‍ ‌‍ ‌‌‍ ‌‍‌​‌‍‌‌​ ‌‌ ​​‌ ​‍‌‍‌‌‌ ​ ‌‍‌‌‌‍ ‍‌ ‌​‌‍​‌‌ ‌​‌‍‍‌‌‍ ‌‍ ‍​ ‍ ‌‍‍‌‌‍‌​​ ‌​ ​‌‌‍‌‍​ ‌‌‌‍​ ​ ​ ​ ‍​‌‍​‌‌‍​‌​‍ ‌​ ‍​​ ‍​​ ‌​​ ‍​​‍ ‌​ ‌​​ ​‍‌‍‌‌‌‍‌‍​‍ ‌​ ‍‌​ ‍​​ ​​‌‍‌‌​‍ ‌​ ‌ ‌‍‌​​ ‌​‌‍‌‌‌‍​ ‌‍‌​​ ‍‌​ ‍​​ ​ ‌‍​ ‌‍​‌‌‍‌‌​ ‍ ‌ ‌​‌ ‍‌‌ ​​‌‍‌‌​ ‌‌‍‍​‌‍ ‌ ‌​‌‍‌‌‌‍ ​‌‌​ ‌‍‍‌‌ ‌​‌‍‌‌‌‌​​‌‍​‌‌‍‌ ‌‍‌‌​ ‍ ‌ ​​‌‍​‌‌ ‌​‌‍‍​​ ‌‌ ​​‌‍​‌‌‍‌ ‌‍‌‌‌​​‍‌ ‌‌‌‍‍‌‌‍ ​‌‍‌​‌‍‌‌‌ ​‍​‍‌‌​ ‌‌‌​​‍‌‌ ‌‍‍ ‌‍‌‌‌ ‍‌​‍‌‌​ ​ ‌​‌​​‍‌‌​ ​ ‌​‌​​‍‌‌​ ​‍​ ​‍​ ​‍​ ‌ ‌‍‌​​ ​​‌‍​ ​ ​ ​ ​ ‌‍‌​​ ‌​‌‍‌​​ ​ ​ ‍​​‍‌‌​ ​‍​ ​‍​‍‌‌​ ‌‌‌​‌​​‍ ‍‌ ​ ‌‍‌‌‌‍​ ‌‍ ‌‍ ‍‌‍‌​‌‍​‌‌ ​‍‌ ‍‌‌​​ ‌ ‌​‌‍​‌​‍ ‍‌‍ ​‌‍​‌‌‍​‍‌‍‌‌‌‍ ​​ ‌‍​‍‌‍​‌‌ ​ ‌‍‌‌‌‌‌‌‌ ​‍‌‍ ​​ ‌‌‍‍​‌ ‌​‌ ‌​‌ ​​‌ ​ ​‍‌‌​ ​ ‌​​‌​‍‌‌​ ​‍‌​‌‍​‍‌‌​ ​‍‌​‌‍‌‍ ​​‍ ‌‌‍​‌‌‍ ‍‌‍‌​​‍ ‌‌ ​‍​‍ ‌‌‍‍​‌‍ ‌ ‌​‌‍‌‌‌‍ ​‌ ​ ​‍ ‌‌ ​ ‌ ‌​‌ ‌‌‌‍‌​‌‍‍‌‌‍ ​‍ ‍‌ ‌‍‌‍‌‌‌ ​‍‌‍​ ‌‍‌‌‌‍ ​​‍ ‍‌‍​‌‌ ​​‌ ​​​‍‌‍‌‍‍‌‌‍‌​​ ‌​ ​‌‌‍‌‍​ ‌‌‌‍​ ​ ​ ​ ‍​‌‍​‌‌‍​‌​‍ ‌​ ‍​​ ‍​​ ‌​​ ‍​​‍ ‌​ ‌​​ ​‍‌‍‌‌‌‍‌‍​‍ ‌​ ‍‌​ ‍​​ ​​‌‍‌‌​‍ ‌​ ‌ ‌‍‌​​ ‌​‌‍‌‌‌‍​ ‌‍‌​​ ‍‌​ ‍​​ ​ ‌‍​ ‌‍​‌‌‍‌‌​‍‌‍‌ ‌​‌ ‍‌‌ ​​‌‍‌‌​ ‌‌‍‍​‌‍ ‌ ‌​‌‍‌‌‌‍ ​‌‌​ ‌‍‍‌‌ ‌​‌‍‌‌‌‌​​‌‍​‌‌‍‌ ‌‍‌‌​‍‌‍‌ ​​‌‍​‌‌ ‌​‌‍‍​​ ‌‌ ​​‌‍​‌‌‍‌ ‌‍‌‌‌​​‍‌ ‌‌‌‍‍‌‌‍ ​‌‍‌​‌‍‌‌‌ ​‍​‍‌‌​ ‌‌‌​​‍‌‌ ‌‍‍ ‌‍‌‌‌ ‍‌​‍‌‌​ ​ ‌​‌​​‍‌‌​ ​ ‌​‌​​‍‌‌​ ​‍​ ​‍​ ​‍​ ‌ ‌‍‌​​ ​​‌‍​ ​ ​ ​ ​ ‌‍‌​​ ‌​‌‍‌​​ ​ ​ ‍​​‍‌‌​ ​‍​ ​‍​‍‌‌​ ‌‌‌​‌​​‍ ‍‌ ​ ‌‍‌‌‌‍​ ‌‍ ‌‍ ‍‌‍‌​‌‍​‌‌ ​‍‌ ‍‌‌​​ ‌ ‌​‌‍​‌​‍ ‍‌‍ ​‌‍​‌‌‍​‍‌‍‌‌‌‍ ​​‍‌‍‌ ​​‌‍‌‌‌ ​‍‌ ​ ‌ ​​‌‍‌‌‌‍​ ‌ ‌​‌‍‍‌‌ ‌‍‌‍‌‌​ ‌‌ ​​‌ ‌‌‌‍​‍‌‍ ​‌‍‍‌‌ ​ ‌‍‍​‌‍‌‌‌‍‌​​‍​‍‌ ‌
Can non-residents book spa experiences?​​​​‌ ‍ ​‍​‍‌‍ ‌ ​‍‌‍‍‌‌‍‌ ‌‍‍‌‌‍ ‍​‍​‍​ ‍‍​‍​‍‌ ​ ‌‍​‌‌‍ ‍‌‍‍‌‌ ‌​‌ ‍‌​‍ ‍‌‍‍‌‌‍ ​‍​‍​‍ ​​‍​‍‌‍‍​‌ ​‍‌‍‌‌‌‍‌‍​‍​‍​ ‍‍​‍​‍‌‍‍​‌ ‌​‌ ‌​‌ ​​‌ ​ ​ ‍‍​‍ ​‍ ‌‍ ​​‍ ‌‌‍​‌‌‍ ‍‌‍‌​​‍ ‌‌ ​‍​‍ ‌‌‍‍​‌‍ ‌ ‌​‌‍‌‌‌‍ ​‌ ​ ​‍ ‌‌ ​ ‌ ‌​‌ ‌‌‌‍‌​‌‍‍‌‌‍ ​‍ ‍‌ ‌‍‌‍‌‌‌ ​‍‌‍​ ‌‍‌‌‌‍ ​​‍ ‍‌‍​‌‌ ​​‌ ​​​‍ ‌‍‍‌‌‍ ‍‌ ‌​‌‍‌‌‌‍ ‍‌ ‌​​‍ ‌‍‌‌‌‍‌​‌‍‍‌‌ ‌​​‍ ‌‍ ‌‌‍ ‌‍‌​‌‍‌‌​ ‌‌ ​​‌ ​‍‌‍‌‌‌ ​ ‌‍‌‌‌‍ ‍‌ ‌​‌‍​‌‌ ‌​‌‍‍‌‌‍ ‌‍ ‍​ ‍ ‌‍‍‌‌‍‌​​ ‌​ ​​​ ​ ‌‍‌‍​ ‍‌​ ​‌​ ​​​ ‍​​ ‌‍​‍ ‌‌‍‌​‌‍‌‍​ ‌‌‌‍‌​​‍ ‌​ ‌​​ ​‍‌‍‌‍‌‍‌​​‍ ‌​ ‍​​ ​‌​ ‌‍‌‍​‌​‍ ‌​ ‌‌​ ‌‍​ ‌ ​ ‍​​ ‌ ‌‍​‌‌‍​‍​ ​ ​ ‍​​ ‍​​ ‍​‌‍​ ​ ‍ ‌ ‌​‌ ‍‌‌ ​​‌‍‌‌​ ‌‌‍‍​‌‍ ‌ ‌​‌‍‌‌‌‍ ​‌​‌‍‌‍​‌‌ ​‌​ ‍ ‌ ​​‌‍​‌‌ ‌​‌‍‍​​ ‌‌ ​‌‌ ‌‌‌‍‌‌‌ ​ ‌ ‌​‌‍‍‌‌‍ ‌‍ ‍​ ‌‍​‍‌‍​‌‌ ​ ‌‍‌‌‌‌‌‌‌ ​‍‌‍ ​​ ‌‌‍‍​‌ ‌​‌ ‌​‌ ​​‌ ​ ​‍‌‌​ ​ ‌​​‌​‍‌‌​ ​‍‌​‌‍​‍‌‌​ ​‍‌​‌‍‌‍ ​​‍ ‌‌‍​‌‌‍ ‍‌‍‌​​‍ ‌‌ ​‍​‍ ‌‌‍‍​‌‍ ‌ ‌​‌‍‌‌‌‍ ​‌ ​ ​‍ ‌‌ ​ ‌ ‌​‌ ‌‌‌‍‌​‌‍‍‌‌‍ ​‍ ‍‌ ‌‍‌‍‌‌‌ ​‍‌‍​ ‌‍‌‌‌‍ ​​‍ ‍‌‍​‌‌ ​​‌ ​​​‍‌‍‌‍‍‌‌‍‌​​ ‌​ ​​​ ​ ‌‍‌‍​ ‍‌​ ​‌​ ​​​ ‍​​ ‌‍​‍ ‌‌‍‌​‌‍‌‍​ ‌‌‌‍‌​​‍ ‌​ ‌​​ ​‍‌‍‌‍‌‍‌​​‍ ‌​ ‍​​ ​‌​ ‌‍‌‍​‌​‍ ‌​ ‌‌​ ‌‍​ ‌ ​ ‍​​ ‌ ‌‍​‌‌‍​‍​ ​ ​ ‍​​ ‍​​ ‍​‌‍​ ​‍‌‍‌ ‌​‌ ‍‌‌ ​​‌‍‌‌​ ‌‌‍‍​‌‍ ‌ ‌​‌‍‌‌‌‍ ​‌​‌‍‌‍​‌‌ ​‌​‍‌‍‌ ​​‌‍​‌‌ ‌​‌‍‍​​ ‌‌ ​‌‌ ‌‌‌‍‌‌‌ ​ ‌ ‌​‌‍‍‌‌‍ ‌‍ ‍​‍‌‍‌ ​​‌‍‌‌‌ ​‍‌ ​ ‌ ​​‌‍‌‌‌‍​ ‌ ‌​‌‍‍‌‌ ‌‍‌‍‌‌​ ‌‌ ​​‌ ‌‌‌‍​‍‌‍ ​‌‍‍‌‌ ​ ‌‍‍​‌‍‌‌‌‍‌​​‍​‍‌ ‌
Yes. We warmly welcome both hotel residents and day guests to
enjoy our spa experiences and treatments, subject to availability.
Whether you're looking for a relaxing spa day, a restorative
treatment, or a wellness escape, our team will be happy to help you
find the perfect experience.​​​​‌ ‍ ​‍​‍‌‍ ‌ ​‍‌‍‍‌‌‍‌ ‌‍‍‌‌‍ ‍​‍​‍​ ‍‍​‍​‍‌ ​ ‌‍​‌‌‍ ‍‌‍‍‌‌ ‌​‌ ‍‌​‍ ‍‌‍‍‌‌‍ ​‍​‍​‍ ​​‍​‍‌‍‍​‌ ​‍‌‍‌‌‌‍‌‍​‍​‍​ ‍‍​‍​‍‌‍‍​‌ ‌​‌ ‌​‌ ​​‌ ​ ​ ‍‍​‍ ​‍ ‌‍ ​​‍ ‌‌‍​‌‌‍ ‍‌‍‌​​‍ ‌‌ ​‍​‍ ‌‌‍‍​‌‍ ‌ ‌​‌‍‌‌‌‍ ​‌ ​ ​‍ ‌‌ ​ ‌ ‌​‌ ‌‌‌‍‌​‌‍‍‌‌‍ ​‍ ‍‌ ‌‍‌‍‌‌‌ ​‍‌‍​ ‌‍‌‌‌‍ ​​‍ ‍‌‍​‌‌ ​​‌ ​​​‍ ‌‍‍‌‌‍ ‍‌ ‌​‌‍‌‌‌‍ ‍‌ ‌​​‍ ‌‍‌‌‌‍‌​‌‍‍‌‌ ‌​​‍ ‌‍ ‌‌‍ ‌‍‌​‌‍‌‌​ ‌‌ ​​‌ ​‍‌‍‌‌‌ ​ ‌‍‌‌‌‍ ‍‌ ‌​‌‍​‌‌ ‌​‌‍‍‌‌‍ ‌‍ ‍​ ‍ ‌‍‍‌‌‍‌​​ ‌​ ​​​ ​ ‌‍‌‍​ ‍‌​ ​‌​ ​​​ ‍​​ ‌‍​‍ ‌‌‍‌​‌‍‌‍​ ‌‌‌‍‌​​‍ ‌​ ‌​​ ​‍‌‍‌‍‌‍‌​​‍ ‌​ ‍​​ ​‌​ ‌‍‌‍​‌​‍ ‌​ ‌‌​ ‌‍​ ‌ ​ ‍​​ ‌ ‌‍​‌‌‍​‍​ ​ ​ ‍​​ ‍​​ ‍​‌‍​ ​ ‍ ‌ ‌​‌ ‍‌‌ ​​‌‍‌‌​ ‌‌‍‍​‌‍ ‌ ‌​‌‍‌‌‌‍ ​‌​‌‍‌‍​‌‌ ​‌​ ‍ ‌ ​​‌‍​‌‌ ‌​‌‍‍​​ ‌‌‍​‌‌‍ ‍‌ ​ ‌ ‌ ‌‍‌‌‌ ​‍​‍‌‌​ ‌‌‌​​‍‌‌ ‌‍‍ ‌‍‌‌‌ ‍‌​‍‌‌​ ​ ‌​‌​​‍‌‌​ ​ ‌​‌​​‍‌‌​ ​‍​ ​‍‌‍​ ​ ‌‌​ ​‍‌‍​‍‌‍​‌​ ​‍​ ‍​​ ‌ ‌‍‌‌‌‍​ ‌‍​ ​ ‌​​‍‌‌​ ​‍​ ​‍​‍‌‌​ ‌‌‌​‌​​‍ ‍‌‍​ ‌‍‍​‌‍‍‌‌‍ ​‌‍‌​‌ ​‍‌‍‌‌‌‍ ‍​‍‌‌​ ‌‌‌​​‍‌‌ ‌‍‍ ‌‍‌‌‌ ‍‌​‍‌‌​ ​ ‌​‌​​‍‌‌​ ​ ‌​‌​​‍‌‌​ ​‍​ ​‍​ ​ ​ ‍‌​ ​‌​ ‌ ​ ‍​​ ‍‌​ ‌​​ ‍‌​ ​‌​ ‌​‌‍​‍​ ‌‌​‍‌‌​ ​‍​ ​‍​‍‌‌​ ‌‌‌​‌​​‍ ‍‌ ‌​‌‍‌‌‌ ‍​‌ ‌​​ ‌‍​‍‌‍​‌‌ ​ ‌‍‌‌‌‌‌‌‌ ​‍‌‍ ​​ ‌‌‍‍​‌ ‌​‌ ‌​‌ ​​‌ ​ ​‍‌‌​ ​ ‌​​‌​‍‌‌​ ​‍‌​‌‍​‍‌‌​ ​‍‌​‌‍‌‍ ​​‍ ‌‌‍​‌‌‍ ‍‌‍‌​​‍ ‌‌ ​‍​‍ ‌‌‍‍​‌‍ ‌ ‌​‌‍‌‌‌‍ ​‌ ​ ​‍ ‌‌ ​ ‌ ‌​‌ ‌‌‌‍‌​‌‍‍‌‌‍ ​‍ ‍‌ ‌‍‌‍‌‌‌ ​‍‌‍​ ‌‍‌‌‌‍ ​​‍ ‍‌‍​‌‌ ​​‌ ​​​‍‌‍‌‍‍‌‌‍‌​​ ‌​ ​​​ ​ ‌‍‌‍​ ‍‌​ ​‌​ ​​​ ‍​​ ‌‍​‍ ‌‌‍‌​‌‍‌‍​ ‌‌‌‍‌​​‍ ‌​ ‌​​ ​‍‌‍‌‍‌‍‌​​‍ ‌​ ‍​​ ​‌​ ‌‍‌‍​‌​‍ ‌​ ‌‌​ ‌‍​ ‌ ​ ‍​​ ‌ ‌‍​‌‌‍​‍​ ​ ​ ‍​​ ‍​​ ‍​‌‍​ ​‍‌‍‌ ‌​‌ ‍‌‌ ​​‌‍‌‌​ ‌‌‍‍​‌‍ ‌ ‌​‌‍‌‌‌‍ ​‌​‌‍‌‍​‌‌ ​‌​‍‌‍‌ ​​‌‍​‌‌ ‌​‌‍‍​​ ‌‌‍​‌‌‍ ‍‌ ​ ‌ ‌ ‌‍‌‌‌ ​‍​‍‌‌​ ‌‌‌​​‍‌‌ ‌‍‍ ‌‍‌‌‌ ‍‌​‍‌‌​ ​ ‌​‌​​‍‌‌​ ​ ‌​‌​​‍‌‌​ ​‍​ ​‍‌‍​ ​ ‌‌​ ​‍‌‍​‍‌‍​‌​ ​‍​ ‍​​ ‌ ‌‍‌‌‌‍​ ‌‍​ ​ ‌​​‍‌‌​ ​‍​ ​‍​‍‌‌​ ‌‌‌​‌​​‍ ‍‌‍​ ‌‍‍​‌‍‍‌‌‍ ​‌‍‌​‌ ​‍‌‍‌‌‌‍ ‍​‍‌‌​ ‌‌‌​​‍‌‌ ‌‍‍ ‌‍‌‌‌ ‍‌​‍‌‌​ ​ ‌​‌​​‍‌‌​ ​ ‌​‌​​‍‌‌​ ​‍​ ​‍​ ​ ​ ‍‌​ ​‌​ ‌ ​ ‍​​ ‍‌​ ‌​​ ‍‌​ ​‌​ ‌​‌‍​‍​ ‌‌​‍‌‌​ ​‍​ ​‍​‍‌‌​ ‌‌‌​‌​​‍ ‍‌ ‌​‌‍‌‌‌ ‍​‌ ‌​​‍‌‍‌ ​​‌‍‌‌‌ ​‍‌ ​ ‌ ​​‌‍‌‌‌‍​ ‌ ‌​‌‍‍‌‌ ‌‍‌‍‌‌​ ‌‌ ​​‌ ‌‌‌‍​‍‌‍ ​‌‍‍‌‌ ​ ‌‍‍​‌‍‌‌‌‍‌​​‍​‍‌ ‌
Can hotel guests use the spa?​​​​‌ ‍ ​‍​‍‌‍ ‌ ​‍‌‍‍‌‌‍‌ ‌‍‍‌‌‍ ‍​‍​‍​ ‍‍​‍​‍‌ ​ ‌‍​‌‌‍ ‍‌‍‍‌‌ ‌​‌ ‍‌​‍ ‍‌‍‍‌‌‍ ​‍​‍​‍ ​​‍​‍‌‍‍​‌ ​‍‌‍‌‌‌‍‌‍​‍​‍​ ‍‍​‍​‍‌‍‍​‌ ‌​‌ ‌​‌ ​​‌ ​ ​ ‍‍​‍ ​‍ ‌‍ ​​‍ ‌‌‍​‌‌‍ ‍‌‍‌​​‍ ‌‌ ​‍​‍ ‌‌‍‍​‌‍ ‌ ‌​‌‍‌‌‌‍ ​‌ ​ ​‍ ‌‌ ​ ‌ ‌​‌ ‌‌‌‍‌​‌‍‍‌‌‍ ​‍ ‍‌ ‌‍‌‍‌‌‌ ​‍‌‍​ ‌‍‌‌‌‍ ​​‍ ‍‌‍​‌‌ ​​‌ ​​​‍ ‌‍‍‌‌‍ ‍‌ ‌​‌‍‌‌‌‍ ‍‌ ‌​​‍ ‌‍‌‌‌‍‌​‌‍‍‌‌ ‌​​‍ ‌‍ ‌‌‍ ‌‍‌​‌‍‌‌​ ‌‌ ​​‌ ​‍‌‍‌‌‌ ​ ‌‍‌‌‌‍ ‍‌ ‌​‌‍​‌‌ ‌​‌‍‍‌‌‍ ‌‍ ‍​ ‍ ‌‍‍‌‌‍‌​​ ‌‌‍​‍​ ​‌‌‍‌​‌‍​‍​ ​​​ ‌‌​ ‍‌​ ​ ​‍ ‌‌‍‌‍‌‍‌‌​ ‌​​ ​​​‍ ‌​ ‌​​ ‌‍‌‍‌​​ ‌‌​‍ ‌‌‍​‌‌‍‌​‌‍​‌‌‍‌‍​‍ ‌​ ‌‌​ ​‌​ ‌‍‌‍​ ​ ‍‌​ ‌​​ ‌ ​ ​​​ ​​​ ​​​ ‌ ​ ​‌​ ‍ ‌ ‌​‌ ‍‌‌ ​​‌‍‌‌​ ‌‌‍‍​‌‍ ‌ ‌​‌‍‌‌‌‍ ​‌​‌‍‌‍​‌‌ ​‌​ ‍ ‌ ​​‌‍​‌‌ ‌​‌‍‍​​ ‌‌ ​‌‌ ‌‌‌‍‌‌‌ ​ ‌ ‌​‌‍‍‌‌‍ ‌‍ ‍​ ‌‍​‍‌‍​‌‌ ​ ‌‍‌‌‌‌‌‌‌ ​‍‌‍ ​​ ‌‌‍‍​‌ ‌​‌ ‌​‌ ​​‌ ​ ​‍‌‌​ ​ ‌​​‌​‍‌‌​ ​‍‌​‌‍​‍‌‌​ ​‍‌​‌‍‌‍ ​​‍ ‌‌‍​‌‌‍ ‍‌‍‌​​‍ ‌‌ ​‍​‍ ‌‌‍‍​‌‍ ‌ ‌​‌‍‌‌‌‍ ​‌ ​ ​‍ ‌‌ ​ ‌ ‌​‌ ‌‌‌‍‌​‌‍‍‌‌‍ ​‍ ‍‌ ‌‍‌‍‌‌‌ ​‍‌‍​ ‌‍‌‌‌‍ ​​‍ ‍‌‍​‌‌ ​​‌ ​​​‍‌‍‌‍‍‌‌‍‌​​ ‌‌‍​‍​ ​‌‌‍‌​‌‍​‍​ ​​​ ‌‌​ ‍‌​ ​ ​‍ ‌‌‍‌‍‌‍‌‌​ ‌​​ ​​​‍ ‌​ ‌​​ ‌‍‌‍‌​​ ‌‌​‍ ‌‌‍​‌‌‍‌​‌‍​‌‌‍‌‍​‍ ‌​ ‌‌​ ​‌​ ‌‍‌‍​ ​ ‍‌​ ‌​​ ‌ ​ ​​​ ​​​ ​​​ ‌ ​ ​‌​‍‌‍‌ ‌​‌ ‍‌‌ ​​‌‍‌‌​ ‌‌‍‍​‌‍ ‌ ‌​‌‍‌‌‌‍ ​‌​‌‍‌‍​‌‌ ​‌​‍‌‍‌ ​​‌‍​‌‌ ‌​‌‍‍​​ ‌‌ ​‌‌ ‌‌‌‍‌‌‌ ​ ‌ ‌​‌‍‍‌‌‍ ‌‍ ‍​‍‌‍‌ ​​‌‍‌‌‌ ​‍‌ ​ ‌ ​​‌‍‌‌‌‍​ ‌ ‌​‌‍‍‌‌ ‌‍‌‍‌‌​ ‌‌ ​​‌ ‌‌‌‍​‍‌‍ ​‌‍‍‌‌ ​ ‌‍‍​‌‍‌‌‌‍‌​​‍​‍‌ ‌